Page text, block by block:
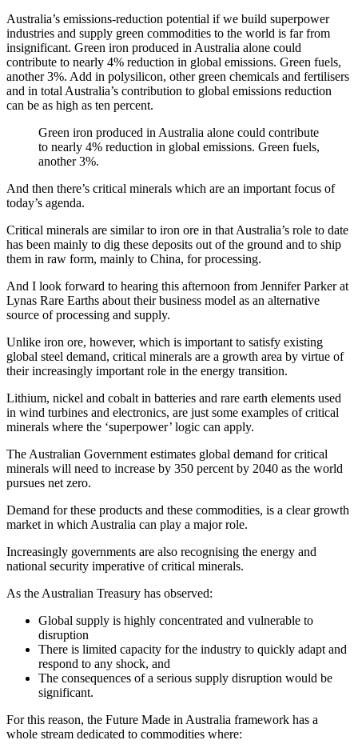
Australia’s emissions-reduction potential if we build superpower
industries and supply green commodities to the world is far from
insignificant. Green iron produced in Australia alone could
contribute to nearly 4% reduction in global emissions. Green fuels,
another 3%. Add in polysilicon, other green chemicals and fertilisers
and in total Australia’s contribution to global emissions reduction
can be as high as ten percent.​​​​‌ ‍ ​‍​‍‌‍ ‌ ​‍‌‍‍‌‌‍‌ ‌‍‍‌‌‍ ‍​‍​‍​ ‍‍​‍​‍‌ ​ ‌‍​‌‌‍ ‍‌‍‍‌‌ ‌​‌ ‍‌​‍ ‍‌‍‍‌‌‍ ​‍​‍​‍ ​​‍​‍‌‍‍​‌ ​‍‌‍‌‌‌‍‌‍​‍​‍​ ‍‍​‍​‍‌‍‍​‌ ‌​‌ ‌​‌ ​​​ ‍‍​‍ ​‍ ‌‍ ​‌‍ ‌‍​ ‌‍​‌‌‍ ​‌‍‍​‌‍ ‌ ​ ‌ ‌​​ ‍‍​ ​ ​ ​ ​ ​ ​ ​ ​‍ ‌‍‍‌‌‍ ‍‌ ‌​‌‍‌‌‌‍ ‍‌ ‌​​‍ ‌‍‌‌‌‍‌​‌‍‍‌‌ ‌​​‍ ‌‍ ‌‌‍ ‌‍‌​‌‍‌‌​ ‌‌ ​​‌ ​‍‌‍‌‌‌ ​ ‌‍‌‌‌‍ ‍‌ ‌​‌‍​‌‌ ‌​‌‍‍‌‌‍ ‌‍ ‍​ ‍ ‌‍‍‌‌‍‌​​ ‌‌‍‌‌​ ‌‌‌‍‌‍‌‍‌​‌‍​‍‌‍​‌​ ‌‌​ ‍‌​‍ ‌​ ​‍‌‍​‍​ ​​​ ​​​‍ ‌​ ‌​‌‍‌‍​ ‌‍‌‍‌​​‍ ‌‌‍​‌‌‍​‍‌‍​ ​ ​‍​‍ ‌​ ​‍‌‍‌​​ ​‌‌‍​‌​ ​‍​ ​‌​ ​​​ ‌ ​ ‌‍‌‍‌‍‌‍​‌​ ​‍​ ‍ ‌ ‌​‌ ‍‌‌ ​​‌‍‌‌​ ‌‌‍ ‍‌‍‌‌‌ ‌ ‌ ​ ​ ‍ ‌ ​​‌‍​‌‌ ‌​‌‍‍​​ ‌‌‍​ ‌‍ ‌‍ ‍‌ ‌​‌‍‌‌‌‍ ‍‌ ‌​​‍‌‌​ ‌‌‌​​‍‌‌ ‌‍‍ ‌‍‌‌‌ ‍‌​‍‌‌​ ​ ‌​‌​​‍‌‌​ ​ ‌​‌​​‍‌‌​ ​‍​ ​‍​ ​‌‌‍​ ​ ‍‌‌‍​ ‌‍​‌​ ‌‍​ ​‌‌‍‌‌‌‍‌​​ ​‍​ ‌ ‌‍‌‍​‍‌‌​ ​‍​ ​‍​‍‌‌​ ‌‌‌​‌​​‍ ‍‌‍​ ‌‍‍​‌‍‍‌‌‍ ​‌‍‌​‌ ​‍‌‍‌‌‌‍ ‍​‍‌‌​ ‌‌‌​​‍‌‌ ‌‍‍ ‌‍‌‌‌ ‍‌​‍‌‌​ ​ ‌​‌​​‍‌‌​ ​ ‌​‌​​‍‌‌​ ​‍​ ​‍​ ​‍​ ‍‌​ ‌ ​ ‌​‌‍​‌​ ‍‌​ ​‍​ ‌‌​ ​ ‌‍‌​‌‍​ ​ ‌‌​‍‌‌​ ​‍​ ​‍​‍‌‌​ ‌‌‌​‌​​‍ ‍‌ ‌​‌‍‌‌‌ ‍​‌ ‌​​ ‌‍​‍‌‍​‌‌ ​ ‌‍‌‌‌‌‌‌‌ ​‍‌‍ ​​ ‌‌‍‍​‌ ‌​‌ ‌​‌ ​​​‍‌‌​ ​ ‌​​‌​‍‌‌​ ​‍‌​‌‍​‍‌‌​ ​‍‌​‌‍‌‍ ​‌‍ ‌‍​ ‌‍​‌‌‍ ​‌‍‍​‌‍ ‌ ​ ‌ ‌​​‍‌‌​ ​ ‌​​‌​ ​ ​ ​ ​ ​ ​ ​ ​‍‌‍‌‍‍‌‌‍‌​​ ‌‌‍‌‌​ ‌‌‌‍‌‍‌‍‌​‌‍​‍‌‍​‌​ ‌‌​ ‍‌​‍ ‌​ ​‍‌‍​‍​ ​​​ ​​​‍ ‌​ ‌​‌‍‌‍​ ‌‍‌‍‌​​‍ ‌‌‍​‌‌‍​‍‌‍​ ​ ​‍​‍ ‌​ ​‍‌‍‌​​ ​‌‌‍​‌​ ​‍​ ​‌​ ​​​ ‌ ​ ‌‍‌‍‌‍‌‍​‌​ ​‍​‍‌‍‌ ‌​‌ ‍‌‌ ​​‌‍‌‌​ ‌‌‍ ‍‌‍‌‌‌ ‌ ‌ ​ ​‍‌‍‌ ​​‌‍​‌‌ ‌​‌‍‍​​ ‌‌‍​ ‌‍ ‌‍ ‍‌ ‌​‌‍‌‌‌‍ ‍‌ ‌​​‍‌‌​ ‌‌‌​​‍‌‌ ‌‍‍ ‌‍‌‌‌ ‍‌​‍‌‌​ ​ ‌​‌​​‍‌‌​ ​ ‌​‌​​‍‌‌​ ​‍​ ​‍​ ​‌‌‍​ ​ ‍‌‌‍​ ‌‍​‌​ ‌‍​ ​‌‌‍‌‌‌‍‌​​ ​‍​ ‌ ‌‍‌‍​‍‌‌​ ​‍​ ​‍​‍‌‌​ ‌‌‌​‌​​‍ ‍‌‍​ ‌‍‍​‌‍‍‌‌‍ ​‌‍‌​‌ ​‍‌‍‌‌‌‍ ‍​‍‌‌​ ‌‌‌​​‍‌‌ ‌‍‍ ‌‍‌‌‌ ‍‌​‍‌‌​ ​ ‌​‌​​‍‌‌​ ​ ‌​‌​​‍‌‌​ ​‍​ ​‍​ ​‍​ ‍‌​ ‌ ​ ‌​‌‍​‌​ ‍‌​ ​‍​ ‌‌​ ​ ‌‍‌​‌‍​ ​ ‌‌​‍‌‌​ ​‍​ ​‍​‍‌‌​ ‌‌‌​‌​​‍ ‍‌ ‌​‌‍‌‌‌ ‍​‌ ‌​​‍‌‍‌ ​​‌‍‌‌‌ ​‍‌ ​ ‌ ​​‌‍‌‌‌‍​ ‌ ‌​‌‍‍‌‌ ‌‍‌‍‌‌​ ‌‌ ​​‌ ‌‌‌‍​‍‌‍ ​‌‍‍‌‌ ​ ‌‍‍​‌‍‌‌‌‍‌​​‍​‍‌ ‌
Green iron produced in Australia alone could contribute
to nearly 4% reduction in global emissions. Green fuels,
another 3%.​​​​‌ ‍ ​‍​‍‌‍ ‌ ​‍‌‍‍‌‌‍‌ ‌‍‍‌‌‍ ‍​‍​‍​ ‍‍​‍​‍‌ ​ ‌‍​‌‌‍ ‍‌‍‍‌‌ ‌​‌ ‍‌​‍ ‍‌‍‍‌‌‍ ​‍​‍​‍ ​​‍​‍‌‍‍​‌ ​‍‌‍‌‌‌‍‌‍​‍​‍​ ‍‍​‍​‍‌‍‍​‌ ‌​‌ ‌​‌ ​​​ ‍‍​‍ ​‍ ‌‍ ​‌‍ ‌‍​ ‌‍​‌‌‍ ​‌‍‍​‌‍ ‌ ​ ‌ ‌​​ ‍‍​ ​ ​ ​ ​ ​ ​ ​ ​‍ ‌‍‍‌‌‍ ‍‌ ‌​‌‍‌‌‌‍ ‍‌ ‌​​‍ ‌‍‌‌‌‍‌​‌‍‍‌‌ ‌​​‍ ‌‍ ‌‌‍ ‌‍‌​‌‍‌‌​ ‌‌ ​​‌ ​‍‌‍‌‌‌ ​ ‌‍‌‌‌‍ ‍‌ ‌​‌‍​‌‌ ‌​‌‍‍‌‌‍ ‌‍ ‍​ ‍ ‌‍‍‌‌‍‌​​ ‌‌‍‌‌​ ‌‌‌‍‌‍‌‍‌​‌‍​‍‌‍​‌​ ‌‌​ ‍‌​‍ ‌​ ​‍‌‍​‍​ ​​​ ​​​‍ ‌​ ‌​‌‍‌‍​ ‌‍‌‍‌​​‍ ‌‌‍​‌‌‍​‍‌‍​ ​ ​‍​‍ ‌​ ​‍‌‍‌​​ ​‌‌‍​‌​ ​‍​ ​‌​ ​​​ ‌ ​ ‌‍‌‍‌‍‌‍​‌​ ​‍​ ‍ ‌ ‌​‌ ‍‌‌ ​​‌‍‌‌​ ‌‌‍ ‍‌‍‌‌‌ ‌ ‌ ​ ​ ‍ ‌ ​​‌‍​‌‌ ‌​‌‍‍​​ ‌‌‍​ ‌‍ ‌‍ ‍‌ ‌​‌‍‌‌‌‍ ‍‌ ‌​​‍‌‌​ ‌‌‌​​‍‌‌ ‌‍‍ ‌‍‌‌‌ ‍‌​‍‌‌​ ​ ‌​‌​​‍‌‌​ ​ ‌​‌​​‍‌‌​ ​‍​ ​‍‌‍​‍​ ‌​​ ‍​​ ​‍‌‍​ ‌‍​ ​ ​​​ ‌‌​ ‍‌‌‍​ ​ ‍​‌‍​‌​‍‌‌​ ​‍​ ​‍​‍‌‌​ ‌‌‌​‌​​‍ ‍‌ ​‌‌ ‌‌‌‍ ‌ ‌​‌‍‌‌​‍‌‌​ ‌‌‌​​‍‌‌ ‌‍‍ ‌‍‌‌‌ ‍‌​‍‌‌​ ​ ‌​‌​​‍‌‌​ ​ ‌​‌​​‍‌‌​ ​‍​ ​‍​ ​‌‌‍​ ​ ‍‌‌‍​ ‌‍​‌​ ‌‍​ ​‌‌‍‌‌‌‍‌​​ ​‍​ ‌ ‌‍‌‍​‍‌‌​ ​‍​ ​‍​‍‌‌​ ‌‌‌​‌​​‍ ‍‌‍​ ‌‍‍​‌‍‍‌‌‍ ​‌‍‌​‌ ​‍‌‍‌‌‌‍ ‍​‍‌‌​ ‌‌‌​​‍‌‌ ‌‍‍ ‌‍‌‌‌ ‍‌​‍‌‌​ ​ ‌​‌​​‍‌‌​ ​ ‌​‌​​‍‌‌​ ​‍​ ​‍​ ​‍​ ‍‌​ ‌ ​ ‌​‌‍​‌​ ‍‌​ ​‍​ ‌‌​ ​ ‌‍‌​‌‍​ ​ ‌‌​‍‌‌​ ​‍​ ​‍​‍‌‌​ ‌‌‌​‌​​‍ ‍‌ ‌​‌‍‌‌‌ ‍​‌ ‌​​ ‌‍​‍‌‍​‌‌ ​ ‌‍‌‌‌‌‌‌‌ ​‍‌‍ ​​ ‌‌‍‍​‌ ‌​‌ ‌​‌ ​​​‍‌‌​ ​ ‌​​‌​‍‌‌​ ​‍‌​‌‍​‍‌‌​ ​‍‌​‌‍‌‍ ​‌‍ ‌‍​ ‌‍​‌‌‍ ​‌‍‍​‌‍ ‌ ​ ‌ ‌​​‍‌‌​ ​ ‌​​‌​ ​ ​ ​ ​ ​ ​ ​ ​‍‌‍‌‍‍‌‌‍‌​​ ‌‌‍‌‌​ ‌‌‌‍‌‍‌‍‌​‌‍​‍‌‍​‌​ ‌‌​ ‍‌​‍ ‌​ ​‍‌‍​‍​ ​​​ ​​​‍ ‌​ ‌​‌‍‌‍​ ‌‍‌‍‌​​‍ ‌‌‍​‌‌‍​‍‌‍​ ​ ​‍​‍ ‌​ ​‍‌‍‌​​ ​‌‌‍​‌​ ​‍​ ​‌​ ​​​ ‌ ​ ‌‍‌‍‌‍‌‍​‌​ ​‍​‍‌‍‌ ‌​‌ ‍‌‌ ​​‌‍‌‌​ ‌‌‍ ‍‌‍‌‌‌ ‌ ‌ ​ ​‍‌‍‌ ​​‌‍​‌‌ ‌​‌‍‍​​ ‌‌‍​ ‌‍ ‌‍ ‍‌ ‌​‌‍‌‌‌‍ ‍‌ ‌​​‍‌‌​ ‌‌‌​​‍‌‌ ‌‍‍ ‌‍‌‌‌ ‍‌​‍‌‌​ ​ ‌​‌​​‍‌‌​ ​ ‌​‌​​‍‌‌​ ​‍​ ​‍‌‍​‍​ ‌​​ ‍​​ ​‍‌‍​ ‌‍​ ​ ​​​ ‌‌​ ‍‌‌‍​ ​ ‍​‌‍​‌​‍‌‌​ ​‍​ ​‍​‍‌‌​ ‌‌‌​‌​​‍ ‍‌ ​‌‌ ‌‌‌‍ ‌ ‌​‌‍‌‌​‍‌‌​ ‌‌‌​​‍‌‌ ‌‍‍ ‌‍‌‌‌ ‍‌​‍‌‌​ ​ ‌​‌​​‍‌‌​ ​ ‌​‌​​‍‌‌​ ​‍​ ​‍​ ​‌‌‍​ ​ ‍‌‌‍​ ‌‍​‌​ ‌‍​ ​‌‌‍‌‌‌‍‌​​ ​‍​ ‌ ‌‍‌‍​‍‌‌​ ​‍​ ​‍​‍‌‌​ ‌‌‌​‌​​‍ ‍‌‍​ ‌‍‍​‌‍‍‌‌‍ ​‌‍‌​‌ ​‍‌‍‌‌‌‍ ‍​‍‌‌​ ‌‌‌​​‍‌‌ ‌‍‍ ‌‍‌‌‌ ‍‌​‍‌‌​ ​ ‌​‌​​‍‌‌​ ​ ‌​‌​​‍‌‌​ ​‍​ ​‍​ ​‍​ ‍‌​ ‌ ​ ‌​‌‍​‌​ ‍‌​ ​‍​ ‌‌​ ​ ‌‍‌​‌‍​ ​ ‌‌​‍‌‌​ ​‍​ ​‍​‍‌‌​ ‌‌‌​‌​​‍ ‍‌ ‌​‌‍‌‌‌ ‍​‌ ‌​​‍‌‍‌ ​​‌‍‌‌‌ ​‍‌ ​ ‌ ​​‌‍‌‌‌‍​ ‌ ‌​‌‍‍‌‌ ‌‍‌‍‌‌​ ‌‌ ​​‌ ‌‌‌‍​‍‌‍ ​‌‍‍‌‌ ​ ‌‍‍​‌‍‌‌‌‍‌​​‍​‍‌ ‌
And then there’s critical minerals which are an important focus of
today’s agenda.​​​​‌ ‍ ​‍​‍‌‍ ‌ ​‍‌‍‍‌‌‍‌ ‌‍‍‌‌‍ ‍​‍​‍​ ‍‍​‍​‍‌ ​ ‌‍​‌‌‍ ‍‌‍‍‌‌ ‌​‌ ‍‌​‍ ‍‌‍‍‌‌‍ ​‍​‍​‍ ​​‍​‍‌‍‍​‌ ​‍‌‍‌‌‌‍‌‍​‍​‍​ ‍‍​‍​‍‌‍‍​‌ ‌​‌ ‌​‌ ​​​ ‍‍​‍ ​‍ ‌‍ ​‌‍ ‌‍​ ‌‍​‌‌‍ ​‌‍‍​‌‍ ‌ ​ ‌ ‌​​ ‍‍​ ​ ​ ​ ​ ​ ​ ​ ​‍ ‌‍‍‌‌‍ ‍‌ ‌​‌‍‌‌‌‍ ‍‌ ‌​​‍ ‌‍‌‌‌‍‌​‌‍‍‌‌ ‌​​‍ ‌‍ ‌‌‍ ‌‍‌​‌‍‌‌​ ‌‌ ​​‌ ​‍‌‍‌‌‌ ​ ‌‍‌‌‌‍ ‍‌ ‌​‌‍​‌‌ ‌​‌‍‍‌‌‍ ‌‍ ‍​ ‍ ‌‍‍‌‌‍‌​​ ‌‌‍‌‌​ ‌‌‌‍‌‍‌‍‌​‌‍​‍‌‍​‌​ ‌‌​ ‍‌​‍ ‌​ ​‍‌‍​‍​ ​​​ ​​​‍ ‌​ ‌​‌‍‌‍​ ‌‍‌‍‌​​‍ ‌‌‍​‌‌‍​‍‌‍​ ​ ​‍​‍ ‌​ ​‍‌‍‌​​ ​‌‌‍​‌​ ​‍​ ​‌​ ​​​ ‌ ​ ‌‍‌‍‌‍‌‍​‌​ ​‍​ ‍ ‌ ‌​‌ ‍‌‌ ​​‌‍‌‌​ ‌‌‍ ‍‌‍‌‌‌ ‌ ‌ ​ ​ ‍ ‌ ​​‌‍​‌‌ ‌​‌‍‍​​ ‌‌‍​ ‌‍ ‌‍ ‍‌ ‌​‌‍‌‌‌‍ ‍‌ ‌​​‍‌‌​ ‌‌‌​​‍‌‌ ‌‍‍ ‌‍‌‌‌ ‍‌​‍‌‌​ ​ ‌​‌​​‍‌‌​ ​ ‌​‌​​‍‌‌​ ​‍​ ​‍​ ​ ​ ​‍​ ​‍​ ​‍​ ‍​‌‍‌​​ ‌​​ ​‍​ ‍​‌‍‌‌​ ​​​ ‌​​‍‌‌​ ​‍​ ​‍​‍‌‌​ ‌‌‌​‌​​‍ ‍‌‍​ ‌‍‍​‌‍‍‌‌‍ ​‌‍‌​‌ ​‍‌‍‌‌‌‍ ‍​‍‌‌​ ‌‌‌​​‍‌‌ ‌‍‍ ‌‍‌‌‌ ‍‌​‍‌‌​ ​ ‌​‌​​‍‌‌​ ​ ‌​‌​​‍‌‌​ ​‍​ ​‍‌‍‌​‌‍​‍​ ‌‍‌‍​‌‌‍​‌​ ​‍‌‍​‌​ ​ ‌‍​‍​ ‍‌​ ‌‌​ ​‌​‍‌‌​ ​‍​ ​‍​‍‌‌​ ‌‌‌​‌​​‍ ‍‌ ‌​‌‍‌‌‌ ‍​‌ ‌​​ ‌‍​‍‌‍​‌‌ ​ ‌‍‌‌‌‌‌‌‌ ​‍‌‍ ​​ ‌‌‍‍​‌ ‌​‌ ‌​‌ ​​​‍‌‌​ ​ ‌​​‌​‍‌‌​ ​‍‌​‌‍​‍‌‌​ ​‍‌​‌‍‌‍ ​‌‍ ‌‍​ ‌‍​‌‌‍ ​‌‍‍​‌‍ ‌ ​ ‌ ‌​​‍‌‌​ ​ ‌​​‌​ ​ ​ ​ ​ ​ ​ ​ ​‍‌‍‌‍‍‌‌‍‌​​ ‌‌‍‌‌​ ‌‌‌‍‌‍‌‍‌​‌‍​‍‌‍​‌​ ‌‌​ ‍‌​‍ ‌​ ​‍‌‍​‍​ ​​​ ​​​‍ ‌​ ‌​‌‍‌‍​ ‌‍‌‍‌​​‍ ‌‌‍​‌‌‍​‍‌‍​ ​ ​‍​‍ ‌​ ​‍‌‍‌​​ ​‌‌‍​‌​ ​‍​ ​‌​ ​​​ ‌ ​ ‌‍‌‍‌‍‌‍​‌​ ​‍​‍‌‍‌ ‌​‌ ‍‌‌ ​​‌‍‌‌​ ‌‌‍ ‍‌‍‌‌‌ ‌ ‌ ​ ​‍‌‍‌ ​​‌‍​‌‌ ‌​‌‍‍​​ ‌‌‍​ ‌‍ ‌‍ ‍‌ ‌​‌‍‌‌‌‍ ‍‌ ‌​​‍‌‌​ ‌‌‌​​‍‌‌ ‌‍‍ ‌‍‌‌‌ ‍‌​‍‌‌​ ​ ‌​‌​​‍‌‌​ ​ ‌​‌​​‍‌‌​ ​‍​ ​‍​ ​ ​ ​‍​ ​‍​ ​‍​ ‍​‌‍‌​​ ‌​​ ​‍​ ‍​‌‍‌‌​ ​​​ ‌​​‍‌‌​ ​‍​ ​‍​‍‌‌​ ‌‌‌​‌​​‍ ‍‌‍​ ‌‍‍​‌‍‍‌‌‍ ​‌‍‌​‌ ​‍‌‍‌‌‌‍ ‍​‍‌‌​ ‌‌‌​​‍‌‌ ‌‍‍ ‌‍‌‌‌ ‍‌​‍‌‌​ ​ ‌​‌​​‍‌‌​ ​ ‌​‌​​‍‌‌​ ​‍​ ​‍‌‍‌​‌‍​‍​ ‌‍‌‍​‌‌‍​‌​ ​‍‌‍​‌​ ​ ‌‍​‍​ ‍‌​ ‌‌​ ​‌​‍‌‌​ ​‍​ ​‍​‍‌‌​ ‌‌‌​‌​​‍ ‍‌ ‌​‌‍‌‌‌ ‍​‌ ‌​​‍‌‍‌ ​​‌‍‌‌‌ ​‍‌ ​ ‌ ​​‌‍‌‌‌‍​ ‌ ‌​‌‍‍‌‌ ‌‍‌‍‌‌​ ‌‌ ​​‌ ‌‌‌‍​‍‌‍ ​‌‍‍‌‌ ​ ‌‍‍​‌‍‌‌‌‍‌​​‍​‍‌ ‌
Critical minerals are similar to iron ore in that Australia’s role to date
has been mainly to dig these deposits out of the ground and to ship
them in raw form, mainly to China, for processing.​​​​‌ ‍ ​‍​‍‌‍ ‌ ​‍‌‍‍‌‌‍‌ ‌‍‍‌‌‍ ‍​‍​‍​ ‍‍​‍​‍‌ ​ ‌‍​‌‌‍ ‍‌‍‍‌‌ ‌​‌ ‍‌​‍ ‍‌‍‍‌‌‍ ​‍​‍​‍ ​​‍​‍‌‍‍​‌ ​‍‌‍‌‌‌‍‌‍​‍​‍​ ‍‍​‍​‍‌‍‍​‌ ‌​‌ ‌​‌ ​​​ ‍‍​‍ ​‍ ‌‍ ​‌‍ ‌‍​ ‌‍​‌‌‍ ​‌‍‍​‌‍ ‌ ​ ‌ ‌​​ ‍‍​ ​ ​ ​ ​ ​ ​ ​ ​‍ ‌‍‍‌‌‍ ‍‌ ‌​‌‍‌‌‌‍ ‍‌ ‌​​‍ ‌‍‌‌‌‍‌​‌‍‍‌‌ ‌​​‍ ‌‍ ‌‌‍ ‌‍‌​‌‍‌‌​ ‌‌ ​​‌ ​‍‌‍‌‌‌ ​ ‌‍‌‌‌‍ ‍‌ ‌​‌‍​‌‌ ‌​‌‍‍‌‌‍ ‌‍ ‍​ ‍ ‌‍‍‌‌‍‌​​ ‌‌‍‌‌​ ‌‌‌‍‌‍‌‍‌​‌‍​‍‌‍​‌​ ‌‌​ ‍‌​‍ ‌​ ​‍‌‍​‍​ ​​​ ​​​‍ ‌​ ‌​‌‍‌‍​ ‌‍‌‍‌​​‍ ‌‌‍​‌‌‍​‍‌‍​ ​ ​‍​‍ ‌​ ​‍‌‍‌​​ ​‌‌‍​‌​ ​‍​ ​‌​ ​​​ ‌ ​ ‌‍‌‍‌‍‌‍​‌​ ​‍​ ‍ ‌ ‌​‌ ‍‌‌ ​​‌‍‌‌​ ‌‌‍ ‍‌‍‌‌‌ ‌ ‌ ​ ​ ‍ ‌ ​​‌‍​‌‌ ‌​‌‍‍​​ ‌‌‍​ ‌‍ ‌‍ ‍‌ ‌​‌‍‌‌‌‍ ‍‌ ‌​​‍‌‌​ ‌‌‌​​‍‌‌ ‌‍‍ ‌‍‌‌‌ ‍‌​‍‌‌​ ​ ‌​‌​​‍‌‌​ ​ ‌​‌​​‍‌‌​ ​‍​ ​‍‌‍​ ‌‍‌‌​ ​‍‌‍‌‍​ ‍​​ ‍​​ ‌‍‌‍‌​​ ‌‌​ ​ ​ ‍‌​ ​‍​‍‌‌​ ​‍​ ​‍​‍‌‌​ ‌‌‌​‌​​‍ ‍‌‍​ ‌‍‍​‌‍‍‌‌‍ ​‌‍‌​‌ ​‍‌‍‌‌‌‍ ‍​‍‌‌​ ‌‌‌​​‍‌‌ ‌‍‍ ‌‍‌‌‌ ‍‌​‍‌‌​ ​ ‌​‌​​‍‌‌​ ​ ‌​‌​​‍‌‌​ ​‍​ ​‍​ ‌ ‌‍​‍‌‍‌‌‌‍​‍‌‍‌‍​ ‌​​ ​ ​ ​ ‌‍​‍‌‍‌‍​ ‌ ‌‍​‌​‍‌‌​ ​‍​ ​‍​‍‌‌​ ‌‌‌​‌​​‍ ‍‌ ‌​‌‍‌‌‌ ‍​‌ ‌​​ ‌‍​‍‌‍​‌‌ ​ ‌‍‌‌‌‌‌‌‌ ​‍‌‍ ​​ ‌‌‍‍​‌ ‌​‌ ‌​‌ ​​​‍‌‌​ ​ ‌​​‌​‍‌‌​ ​‍‌​‌‍​‍‌‌​ ​‍‌​‌‍‌‍ ​‌‍ ‌‍​ ‌‍​‌‌‍ ​‌‍‍​‌‍ ‌ ​ ‌ ‌​​‍‌‌​ ​ ‌​​‌​ ​ ​ ​ ​ ​ ​ ​ ​‍‌‍‌‍‍‌‌‍‌​​ ‌‌‍‌‌​ ‌‌‌‍‌‍‌‍‌​‌‍​‍‌‍​‌​ ‌‌​ ‍‌​‍ ‌​ ​‍‌‍​‍​ ​​​ ​​​‍ ‌​ ‌​‌‍‌‍​ ‌‍‌‍‌​​‍ ‌‌‍​‌‌‍​‍‌‍​ ​ ​‍​‍ ‌​ ​‍‌‍‌​​ ​‌‌‍​‌​ ​‍​ ​‌​ ​​​ ‌ ​ ‌‍‌‍‌‍‌‍​‌​ ​‍​‍‌‍‌ ‌​‌ ‍‌‌ ​​‌‍‌‌​ ‌‌‍ ‍‌‍‌‌‌ ‌ ‌ ​ ​‍‌‍‌ ​​‌‍​‌‌ ‌​‌‍‍​​ ‌‌‍​ ‌‍ ‌‍ ‍‌ ‌​‌‍‌‌‌‍ ‍‌ ‌​​‍‌‌​ ‌‌‌​​‍‌‌ ‌‍‍ ‌‍‌‌‌ ‍‌​‍‌‌​ ​ ‌​‌​​‍‌‌​ ​ ‌​‌​​‍‌‌​ ​‍​ ​‍‌‍​ ‌‍‌‌​ ​‍‌‍‌‍​ ‍​​ ‍​​ ‌‍‌‍‌​​ ‌‌​ ​ ​ ‍‌​ ​‍​‍‌‌​ ​‍​ ​‍​‍‌‌​ ‌‌‌​‌​​‍ ‍‌‍​ ‌‍‍​‌‍‍‌‌‍ ​‌‍‌​‌ ​‍‌‍‌‌‌‍ ‍​‍‌‌​ ‌‌‌​​‍‌‌ ‌‍‍ ‌‍‌‌‌ ‍‌​‍‌‌​ ​ ‌​‌​​‍‌‌​ ​ ‌​‌​​‍‌‌​ ​‍​ ​‍​ ‌ ‌‍​‍‌‍‌‌‌‍​‍‌‍‌‍​ ‌​​ ​ ​ ​ ‌‍​‍‌‍‌‍​ ‌ ‌‍​‌​‍‌‌​ ​‍​ ​‍​‍‌‌​ ‌‌‌​‌​​‍ ‍‌ ‌​‌‍‌‌‌ ‍​‌ ‌​​‍‌‍‌ ​​‌‍‌‌‌ ​‍‌ ​ ‌ ​​‌‍‌‌‌‍​ ‌ ‌​‌‍‍‌‌ ‌‍‌‍‌‌​ ‌‌ ​​‌ ‌‌‌‍​‍‌‍ ​‌‍‍‌‌ ​ ‌‍‍​‌‍‌‌‌‍‌​​‍​‍‌ ‌
And I look forward to hearing this afternoon from Jennifer Parker at
Lynas Rare Earths about their business model as an alternative
source of processing and supply.​​​​‌ ‍ ​‍​‍‌‍ ‌ ​‍‌‍‍‌‌‍‌ ‌‍‍‌‌‍ ‍​‍​‍​ ‍‍​‍​‍‌ ​ ‌‍​‌‌‍ ‍‌‍‍‌‌ ‌​‌ ‍‌​‍ ‍‌‍‍‌‌‍ ​‍​‍​‍ ​​‍​‍‌‍‍​‌ ​‍‌‍‌‌‌‍‌‍​‍​‍​ ‍‍​‍​‍‌‍‍​‌ ‌​‌ ‌​‌ ​​​ ‍‍​‍ ​‍ ‌‍ ​‌‍ ‌‍​ ‌‍​‌‌‍ ​‌‍‍​‌‍ ‌ ​ ‌ ‌​​ ‍‍​ ​ ​ ​ ​ ​ ​ ​ ​‍ ‌‍‍‌‌‍ ‍‌ ‌​‌‍‌‌‌‍ ‍‌ ‌​​‍ ‌‍‌‌‌‍‌​‌‍‍‌‌ ‌​​‍ ‌‍ ‌‌‍ ‌‍‌​‌‍‌‌​ ‌‌ ​​‌ ​‍‌‍‌‌‌ ​ ‌‍‌‌‌‍ ‍‌ ‌​‌‍​‌‌ ‌​‌‍‍‌‌‍ ‌‍ ‍​ ‍ ‌‍‍‌‌‍‌​​ ‌‌‍‌‌​ ‌‌‌‍‌‍‌‍‌​‌‍​‍‌‍​‌​ ‌‌​ ‍‌​‍ ‌​ ​‍‌‍​‍​ ​​​ ​​​‍ ‌​ ‌​‌‍‌‍​ ‌‍‌‍‌​​‍ ‌‌‍​‌‌‍​‍‌‍​ ​ ​‍​‍ ‌​ ​‍‌‍‌​​ ​‌‌‍​‌​ ​‍​ ​‌​ ​​​ ‌ ​ ‌‍‌‍‌‍‌‍​‌​ ​‍​ ‍ ‌ ‌​‌ ‍‌‌ ​​‌‍‌‌​ ‌‌‍ ‍‌‍‌‌‌ ‌ ‌ ​ ​ ‍ ‌ ​​‌‍​‌‌ ‌​‌‍‍​​ ‌‌‍​ ‌‍ ‌‍ ‍‌ ‌​‌‍‌‌‌‍ ‍‌ ‌​​‍‌‌​ ‌‌‌​​‍‌‌ ‌‍‍ ‌‍‌‌‌ ‍‌​‍‌‌​ ​ ‌​‌​​‍‌‌​ ​ ‌​‌​​‍‌‌​ ​‍​ ​‍‌‍‌​​ ​ ‌‍​‌​ ​‍​ ‍‌‌‍‌​​ ​​​ ‌‍​ ‌‍‌‍​ ​ ‌‍​ ‌ ​‍‌‌​ ​‍​ ​‍​‍‌‌​ ‌‌‌​‌​​‍ ‍‌‍​ ‌‍‍​‌‍‍‌‌‍ ​‌‍‌​‌ ​‍‌‍‌‌‌‍ ‍​‍‌‌​ ‌‌‌​​‍‌‌ ‌‍‍ ‌‍‌‌‌ ‍‌​‍‌‌​ ​ ‌​‌​​‍‌‌​ ​ ‌​‌​​‍‌‌​ ​‍​ ​‍​ ​ ‌‍​ ​ ‌​​ ‌ ‌‍‌‌​ ​‍​ ‌​​ ​ ‌‍‌​​ ​ ‌‍‌​​ ‌ ​‍‌‌​ ​‍​ ​‍​‍‌‌​ ‌‌‌​‌​​‍ ‍‌ ‌​‌‍‌‌‌ ‍​‌ ‌​​ ‌‍​‍‌‍​‌‌ ​ ‌‍‌‌‌‌‌‌‌ ​‍‌‍ ​​ ‌‌‍‍​‌ ‌​‌ ‌​‌ ​​​‍‌‌​ ​ ‌​​‌​‍‌‌​ ​‍‌​‌‍​‍‌‌​ ​‍‌​‌‍‌‍ ​‌‍ ‌‍​ ‌‍​‌‌‍ ​‌‍‍​‌‍ ‌ ​ ‌ ‌​​‍‌‌​ ​ ‌​​‌​ ​ ​ ​ ​ ​ ​ ​ ​‍‌‍‌‍‍‌‌‍‌​​ ‌‌‍‌‌​ ‌‌‌‍‌‍‌‍‌​‌‍​‍‌‍​‌​ ‌‌​ ‍‌​‍ ‌​ ​‍‌‍​‍​ ​​​ ​​​‍ ‌​ ‌​‌‍‌‍​ ‌‍‌‍‌​​‍ ‌‌‍​‌‌‍​‍‌‍​ ​ ​‍​‍ ‌​ ​‍‌‍‌​​ ​‌‌‍​‌​ ​‍​ ​‌​ ​​​ ‌ ​ ‌‍‌‍‌‍‌‍​‌​ ​‍​‍‌‍‌ ‌​‌ ‍‌‌ ​​‌‍‌‌​ ‌‌‍ ‍‌‍‌‌‌ ‌ ‌ ​ ​‍‌‍‌ ​​‌‍​‌‌ ‌​‌‍‍​​ ‌‌‍​ ‌‍ ‌‍ ‍‌ ‌​‌‍‌‌‌‍ ‍‌ ‌​​‍‌‌​ ‌‌‌​​‍‌‌ ‌‍‍ ‌‍‌‌‌ ‍‌​‍‌‌​ ​ ‌​‌​​‍‌‌​ ​ ‌​‌​​‍‌‌​ ​‍​ ​‍‌‍‌​​ ​ ‌‍​‌​ ​‍​ ‍‌‌‍‌​​ ​​​ ‌‍​ ‌‍‌‍​ ​ ‌‍​ ‌ ​‍‌‌​ ​‍​ ​‍​‍‌‌​ ‌‌‌​‌​​‍ ‍‌‍​ ‌‍‍​‌‍‍‌‌‍ ​‌‍‌​‌ ​‍‌‍‌‌‌‍ ‍​‍‌‌​ ‌‌‌​​‍‌‌ ‌‍‍ ‌‍‌‌‌ ‍‌​‍‌‌​ ​ ‌​‌​​‍‌‌​ ​ ‌​‌​​‍‌‌​ ​‍​ ​‍​ ​ ‌‍​ ​ ‌​​ ‌ ‌‍‌‌​ ​‍​ ‌​​ ​ ‌‍‌​​ ​ ‌‍‌​​ ‌ ​‍‌‌​ ​‍​ ​‍​‍‌‌​ ‌‌‌​‌​​‍ ‍‌ ‌​‌‍‌‌‌ ‍​‌ ‌​​‍‌‍‌ ​​‌‍‌‌‌ ​‍‌ ​ ‌ ​​‌‍‌‌‌‍​ ‌ ‌​‌‍‍‌‌ ‌‍‌‍‌‌​ ‌‌ ​​‌ ‌‌‌‍​‍‌‍ ​‌‍‍‌‌ ​ ‌‍‍​‌‍‌‌‌‍‌​​‍​‍‌ ‌
Unlike iron ore, however, which is important to satisfy existing
global steel demand, critical minerals are a growth area by virtue of
their increasingly important role in the energy transition.​​​​‌ ‍ ​‍​‍‌‍ ‌ ​‍‌‍‍‌‌‍‌ ‌‍‍‌‌‍ ‍​‍​‍​ ‍‍​‍​‍‌ ​ ‌‍​‌‌‍ ‍‌‍‍‌‌ ‌​‌ ‍‌​‍ ‍‌‍‍‌‌‍ ​‍​‍​‍ ​​‍​‍‌‍‍​‌ ​‍‌‍‌‌‌‍‌‍​‍​‍​ ‍‍​‍​‍‌‍‍​‌ ‌​‌ ‌​‌ ​​​ ‍‍​‍ ​‍ ‌‍ ​‌‍ ‌‍​ ‌‍​‌‌‍ ​‌‍‍​‌‍ ‌ ​ ‌ ‌​​ ‍‍​ ​ ​ ​ ​ ​ ​ ​ ​‍ ‌‍‍‌‌‍ ‍‌ ‌​‌‍‌‌‌‍ ‍‌ ‌​​‍ ‌‍‌‌‌‍‌​‌‍‍‌‌ ‌​​‍ ‌‍ ‌‌‍ ‌‍‌​‌‍‌‌​ ‌‌ ​​‌ ​‍‌‍‌‌‌ ​ ‌‍‌‌‌‍ ‍‌ ‌​‌‍​‌‌ ‌​‌‍‍‌‌‍ ‌‍ ‍​ ‍ ‌‍‍‌‌‍‌​​ ‌‌‍‌‌​ ‌‌‌‍‌‍‌‍‌​‌‍​‍‌‍​‌​ ‌‌​ ‍‌​‍ ‌​ ​‍‌‍​‍​ ​​​ ​​​‍ ‌​ ‌​‌‍‌‍​ ‌‍‌‍‌​​‍ ‌‌‍​‌‌‍​‍‌‍​ ​ ​‍​‍ ‌​ ​‍‌‍‌​​ ​‌‌‍​‌​ ​‍​ ​‌​ ​​​ ‌ ​ ‌‍‌‍‌‍‌‍​‌​ ​‍​ ‍ ‌ ‌​‌ ‍‌‌ ​​‌‍‌‌​ ‌‌‍ ‍‌‍‌‌‌ ‌ ‌ ​ ​ ‍ ‌ ​​‌‍​‌‌ ‌​‌‍‍​​ ‌‌‍​ ‌‍ ‌‍ ‍‌ ‌​‌‍‌‌‌‍ ‍‌ ‌​​‍‌‌​ ‌‌‌​​‍‌‌ ‌‍‍ ‌‍‌‌‌ ‍‌​‍‌‌​ ​ ‌​‌​​‍‌‌​ ​ ‌​‌​​‍‌‌​ ​‍​ ​‍‌‍​‍‌‍‌‌​ ​​​ ​​​ ‌‌​ ​ ​ ‌‌​ ‌‌​ ​ ​ ​‍​ ​ ​ ​ ​‍‌‌​ ​‍​ ​‍​‍‌‌​ ‌‌‌​‌​​‍ ‍‌‍​ ‌‍‍​‌‍‍‌‌‍ ​‌‍‌​‌ ​‍‌‍‌‌‌‍ ‍​‍‌‌​ ‌‌‌​​‍‌‌ ‌‍‍ ‌‍‌‌‌ ‍‌​‍‌‌​ ​ ‌​‌​​‍‌‌​ ​ ‌​‌​​‍‌‌​ ​‍​ ​‍​ ‌​‌‍‌‌​ ‌‍​ ‌ ​ ‌ ​ ‌‌​ ​​​ ‍​‌‍​‍​ ​‌‌‍‌‌​ ‌‍​‍‌‌​ ​‍​ ​‍​‍‌‌​ ‌‌‌​‌​​‍ ‍‌ ‌​‌‍‌‌‌ ‍​‌ ‌​​ ‌‍​‍‌‍​‌‌ ​ ‌‍‌‌‌‌‌‌‌ ​‍‌‍ ​​ ‌‌‍‍​‌ ‌​‌ ‌​‌ ​​​‍‌‌​ ​ ‌​​‌​‍‌‌​ ​‍‌​‌‍​‍‌‌​ ​‍‌​‌‍‌‍ ​‌‍ ‌‍​ ‌‍​‌‌‍ ​‌‍‍​‌‍ ‌ ​ ‌ ‌​​‍‌‌​ ​ ‌​​‌​ ​ ​ ​ ​ ​ ​ ​ ​‍‌‍‌‍‍‌‌‍‌​​ ‌‌‍‌‌​ ‌‌‌‍‌‍‌‍‌​‌‍​‍‌‍​‌​ ‌‌​ ‍‌​‍ ‌​ ​‍‌‍​‍​ ​​​ ​​​‍ ‌​ ‌​‌‍‌‍​ ‌‍‌‍‌​​‍ ‌‌‍​‌‌‍​‍‌‍​ ​ ​‍​‍ ‌​ ​‍‌‍‌​​ ​‌‌‍​‌​ ​‍​ ​‌​ ​​​ ‌ ​ ‌‍‌‍‌‍‌‍​‌​ ​‍​‍‌‍‌ ‌​‌ ‍‌‌ ​​‌‍‌‌​ ‌‌‍ ‍‌‍‌‌‌ ‌ ‌ ​ ​‍‌‍‌ ​​‌‍​‌‌ ‌​‌‍‍​​ ‌‌‍​ ‌‍ ‌‍ ‍‌ ‌​‌‍‌‌‌‍ ‍‌ ‌​​‍‌‌​ ‌‌‌​​‍‌‌ ‌‍‍ ‌‍‌‌‌ ‍‌​‍‌‌​ ​ ‌​‌​​‍‌‌​ ​ ‌​‌​​‍‌‌​ ​‍​ ​‍‌‍​‍‌‍‌‌​ ​​​ ​​​ ‌‌​ ​ ​ ‌‌​ ‌‌​ ​ ​ ​‍​ ​ ​ ​ ​‍‌‌​ ​‍​ ​‍​‍‌‌​ ‌‌‌​‌​​‍ ‍‌‍​ ‌‍‍​‌‍‍‌‌‍ ​‌‍‌​‌ ​‍‌‍‌‌‌‍ ‍​‍‌‌​ ‌‌‌​​‍‌‌ ‌‍‍ ‌‍‌‌‌ ‍‌​‍‌‌​ ​ ‌​‌​​‍‌‌​ ​ ‌​‌​​‍‌‌​ ​‍​ ​‍​ ‌​‌‍‌‌​ ‌‍​ ‌ ​ ‌ ​ ‌‌​ ​​​ ‍​‌‍​‍​ ​‌‌‍‌‌​ ‌‍​‍‌‌​ ​‍​ ​‍​‍‌‌​ ‌‌‌​‌​​‍ ‍‌ ‌​‌‍‌‌‌ ‍​‌ ‌​​‍‌‍‌ ​​‌‍‌‌‌ ​‍‌ ​ ‌ ​​‌‍‌‌‌‍​ ‌ ‌​‌‍‍‌‌ ‌‍‌‍‌‌​ ‌‌ ​​‌ ‌‌‌‍​‍‌‍ ​‌‍‍‌‌ ​ ‌‍‍​‌‍‌‌‌‍‌​​‍​‍‌ ‌
Lithium, nickel and cobalt in batteries and rare earth elements used
in wind turbines and electronics, are just some examples of critical
minerals where the ‘superpower’ logic can apply.​​​​‌ ‍ ​‍​‍‌‍ ‌ ​‍‌‍‍‌‌‍‌ ‌‍‍‌‌‍ ‍​‍​‍​ ‍‍​‍​‍‌ ​ ‌‍​‌‌‍ ‍‌‍‍‌‌ ‌​‌ ‍‌​‍ ‍‌‍‍‌‌‍ ​‍​‍​‍ ​​‍​‍‌‍‍​‌ ​‍‌‍‌‌‌‍‌‍​‍​‍​ ‍‍​‍​‍‌‍‍​‌ ‌​‌ ‌​‌ ​​​ ‍‍​‍ ​‍ ‌‍ ​‌‍ ‌‍​ ‌‍​‌‌‍ ​‌‍‍​‌‍ ‌ ​ ‌ ‌​​ ‍‍​ ​ ​ ​ ​ ​ ​ ​ ​‍ ‌‍‍‌‌‍ ‍‌ ‌​‌‍‌‌‌‍ ‍‌ ‌​​‍ ‌‍‌‌‌‍‌​‌‍‍‌‌ ‌​​‍ ‌‍ ‌‌‍ ‌‍‌​‌‍‌‌​ ‌‌ ​​‌ ​‍‌‍‌‌‌ ​ ‌‍‌‌‌‍ ‍‌ ‌​‌‍​‌‌ ‌​‌‍‍‌‌‍ ‌‍ ‍​ ‍ ‌‍‍‌‌‍‌​​ ‌‌‍‌‌​ ‌‌‌‍‌‍‌‍‌​‌‍​‍‌‍​‌​ ‌‌​ ‍‌​‍ ‌​ ​‍‌‍​‍​ ​​​ ​​​‍ ‌​ ‌​‌‍‌‍​ ‌‍‌‍‌​​‍ ‌‌‍​‌‌‍​‍‌‍​ ​ ​‍​‍ ‌​ ​‍‌‍‌​​ ​‌‌‍​‌​ ​‍​ ​‌​ ​​​ ‌ ​ ‌‍‌‍‌‍‌‍​‌​ ​‍​ ‍ ‌ ‌​‌ ‍‌‌ ​​‌‍‌‌​ ‌‌‍ ‍‌‍‌‌‌ ‌ ‌ ​ ​ ‍ ‌ ​​‌‍​‌‌ ‌​‌‍‍​​ ‌‌‍​ ‌‍ ‌‍ ‍‌ ‌​‌‍‌‌‌‍ ‍‌ ‌​​‍‌‌​ ‌‌‌​​‍‌‌ ‌‍‍ ‌‍‌‌‌ ‍‌​‍‌‌​ ​ ‌​‌​​‍‌‌​ ​ ‌​‌​​‍‌‌​ ​‍​ ​‍​ ​ ​ ​‍‌‍​‍​ ​​​ ​​​ ‌‍​ ​‍​ ​‌​ ​​​ ​ ​ ‌ ‌‍‌‌​‍‌‌​ ​‍​ ​‍​‍‌‌​ ‌‌‌​‌​​‍ ‍‌‍​ ‌‍‍​‌‍‍‌‌‍ ​‌‍‌​‌ ​‍‌‍‌‌‌‍ ‍​‍‌‌​ ‌‌‌​​‍‌‌ ‌‍‍ ‌‍‌‌‌ ‍‌​‍‌‌​ ​ ‌​‌​​‍‌‌​ ​ ‌​‌​​‍‌‌​ ​‍​ ​‍​ ‍​‌‍‌​‌‍​ ‌‍​‌‌‍​ ​ ​​​ ​‍‌‍‌‌​ ‌​​ ‍‌​ ​​​ ​ ​‍‌‌​ ​‍​ ​‍​‍‌‌​ ‌‌‌​‌​​‍ ‍‌ ‌​‌‍‌‌‌ ‍​‌ ‌​​ ‌‍​‍‌‍​‌‌ ​ ‌‍‌‌‌‌‌‌‌ ​‍‌‍ ​​ ‌‌‍‍​‌ ‌​‌ ‌​‌ ​​​‍‌‌​ ​ ‌​​‌​‍‌‌​ ​‍‌​‌‍​‍‌‌​ ​‍‌​‌‍‌‍ ​‌‍ ‌‍​ ‌‍​‌‌‍ ​‌‍‍​‌‍ ‌ ​ ‌ ‌​​‍‌‌​ ​ ‌​​‌​ ​ ​ ​ ​ ​ ​ ​ ​‍‌‍‌‍‍‌‌‍‌​​ ‌‌‍‌‌​ ‌‌‌‍‌‍‌‍‌​‌‍​‍‌‍​‌​ ‌‌​ ‍‌​‍ ‌​ ​‍‌‍​‍​ ​​​ ​​​‍ ‌​ ‌​‌‍‌‍​ ‌‍‌‍‌​​‍ ‌‌‍​‌‌‍​‍‌‍​ ​ ​‍​‍ ‌​ ​‍‌‍‌​​ ​‌‌‍​‌​ ​‍​ ​‌​ ​​​ ‌ ​ ‌‍‌‍‌‍‌‍​‌​ ​‍​‍‌‍‌ ‌​‌ ‍‌‌ ​​‌‍‌‌​ ‌‌‍ ‍‌‍‌‌‌ ‌ ‌ ​ ​‍‌‍‌ ​​‌‍​‌‌ ‌​‌‍‍​​ ‌‌‍​ ‌‍ ‌‍ ‍‌ ‌​‌‍‌‌‌‍ ‍‌ ‌​​‍‌‌​ ‌‌‌​​‍‌‌ ‌‍‍ ‌‍‌‌‌ ‍‌​‍‌‌​ ​ ‌​‌​​‍‌‌​ ​ ‌​‌​​‍‌‌​ ​‍​ ​‍​ ​ ​ ​‍‌‍​‍​ ​​​ ​​​ ‌‍​ ​‍​ ​‌​ ​​​ ​ ​ ‌ ‌‍‌‌​‍‌‌​ ​‍​ ​‍​‍‌‌​ ‌‌‌​‌​​‍ ‍‌‍​ ‌‍‍​‌‍‍‌‌‍ ​‌‍‌​‌ ​‍‌‍‌‌‌‍ ‍​‍‌‌​ ‌‌‌​​‍‌‌ ‌‍‍ ‌‍‌‌‌ ‍‌​‍‌‌​ ​ ‌​‌​​‍‌‌​ ​ ‌​‌​​‍‌‌​ ​‍​ ​‍​ ‍​‌‍‌​‌‍​ ‌‍​‌‌‍​ ​ ​​​ ​‍‌‍‌‌​ ‌​​ ‍‌​ ​​​ ​ ​‍‌‌​ ​‍​ ​‍​‍‌‌​ ‌‌‌​‌​​‍ ‍‌ ‌​‌‍‌‌‌ ‍​‌ ‌​​‍‌‍‌ ​​‌‍‌‌‌ ​‍‌ ​ ‌ ​​‌‍‌‌‌‍​ ‌ ‌​‌‍‍‌‌ ‌‍‌‍‌‌​ ‌‌ ​​‌ ‌‌‌‍​‍‌‍ ​‌‍‍‌‌ ​ ‌‍‍​‌‍‌‌‌‍‌​​‍​‍‌ ‌
The Australian Government estimates global demand for critical
minerals will need to increase by 350 percent by 2040 as the world
pursues net zero.​​​​‌ ‍ ​‍​‍‌‍ ‌ ​‍‌‍‍‌‌‍‌ ‌‍‍‌‌‍ ‍​‍​‍​ ‍‍​‍​‍‌ ​ ‌‍​‌‌‍ ‍‌‍‍‌‌ ‌​‌ ‍‌​‍ ‍‌‍‍‌‌‍ ​‍​‍​‍ ​​‍​‍‌‍‍​‌ ​‍‌‍‌‌‌‍‌‍​‍​‍​ ‍‍​‍​‍‌‍‍​‌ ‌​‌ ‌​‌ ​​​ ‍‍​‍ ​‍ ‌‍ ​‌‍ ‌‍​ ‌‍​‌‌‍ ​‌‍‍​‌‍ ‌ ​ ‌ ‌​​ ‍‍​ ​ ​ ​ ​ ​ ​ ​ ​‍ ‌‍‍‌‌‍ ‍‌ ‌​‌‍‌‌‌‍ ‍‌ ‌​​‍ ‌‍‌‌‌‍‌​‌‍‍‌‌ ‌​​‍ ‌‍ ‌‌‍ ‌‍‌​‌‍‌‌​ ‌‌ ​​‌ ​‍‌‍‌‌‌ ​ ‌‍‌‌‌‍ ‍‌ ‌​‌‍​‌‌ ‌​‌‍‍‌‌‍ ‌‍ ‍​ ‍ ‌‍‍‌‌‍‌​​ ‌‌‍‌‌​ ‌‌‌‍‌‍‌‍‌​‌‍​‍‌‍​‌​ ‌‌​ ‍‌​‍ ‌​ ​‍‌‍​‍​ ​​​ ​​​‍ ‌​ ‌​‌‍‌‍​ ‌‍‌‍‌​​‍ ‌‌‍​‌‌‍​‍‌‍​ ​ ​‍​‍ ‌​ ​‍‌‍‌​​ ​‌‌‍​‌​ ​‍​ ​‌​ ​​​ ‌ ​ ‌‍‌‍‌‍‌‍​‌​ ​‍​ ‍ ‌ ‌​‌ ‍‌‌ ​​‌‍‌‌​ ‌‌‍ ‍‌‍‌‌‌ ‌ ‌ ​ ​ ‍ ‌ ​​‌‍​‌‌ ‌​‌‍‍​​ ‌‌‍​ ‌‍ ‌‍ ‍‌ ‌​‌‍‌‌‌‍ ‍‌ ‌​​‍‌‌​ ‌‌‌​​‍‌‌ ‌‍‍ ‌‍‌‌‌ ‍‌​‍‌‌​ ​ ‌​‌​​‍‌‌​ ​ ‌​‌​​‍‌‌​ ​‍​ ​‍‌‍‌​‌‍​‌​ ​‌​ ‌ ‌‍‌​‌‍​‌​ ​ ​ ‍​‌‍‌​​ ‌​​ ​​​ ‍​​‍‌‌​ ​‍​ ​‍​‍‌‌​ ‌‌‌​‌​​‍ ‍‌‍​ ‌‍‍​‌‍‍‌‌‍ ​‌‍‌​‌ ​‍‌‍‌‌‌‍ ‍​‍‌‌​ ‌‌‌​​‍‌‌ ‌‍‍ ‌‍‌‌‌ ‍‌​‍‌‌​ ​ ‌​‌​​‍‌‌​ ​ ‌​‌​​‍‌‌​ ​‍​ ​‍​ ‌‌‌‍​ ​ ​‌‌‍‌​​ ‌‌‌‍‌‌​ ‍​​ ‌‌​ ‌‌​ ​‍​ ‍‌‌‍​‍​‍‌‌​ ​‍​ ​‍​‍‌‌​ ‌‌‌​‌​​‍ ‍‌ ‌​‌‍‌‌‌ ‍​‌ ‌​​ ‌‍​‍‌‍​‌‌ ​ ‌‍‌‌‌‌‌‌‌ ​‍‌‍ ​​ ‌‌‍‍​‌ ‌​‌ ‌​‌ ​​​‍‌‌​ ​ ‌​​‌​‍‌‌​ ​‍‌​‌‍​‍‌‌​ ​‍‌​‌‍‌‍ ​‌‍ ‌‍​ ‌‍​‌‌‍ ​‌‍‍​‌‍ ‌ ​ ‌ ‌​​‍‌‌​ ​ ‌​​‌​ ​ ​ ​ ​ ​ ​ ​ ​‍‌‍‌‍‍‌‌‍‌​​ ‌‌‍‌‌​ ‌‌‌‍‌‍‌‍‌​‌‍​‍‌‍​‌​ ‌‌​ ‍‌​‍ ‌​ ​‍‌‍​‍​ ​​​ ​​​‍ ‌​ ‌​‌‍‌‍​ ‌‍‌‍‌​​‍ ‌‌‍​‌‌‍​‍‌‍​ ​ ​‍​‍ ‌​ ​‍‌‍‌​​ ​‌‌‍​‌​ ​‍​ ​‌​ ​​​ ‌ ​ ‌‍‌‍‌‍‌‍​‌​ ​‍​‍‌‍‌ ‌​‌ ‍‌‌ ​​‌‍‌‌​ ‌‌‍ ‍‌‍‌‌‌ ‌ ‌ ​ ​‍‌‍‌ ​​‌‍​‌‌ ‌​‌‍‍​​ ‌‌‍​ ‌‍ ‌‍ ‍‌ ‌​‌‍‌‌‌‍ ‍‌ ‌​​‍‌‌​ ‌‌‌​​‍‌‌ ‌‍‍ ‌‍‌‌‌ ‍‌​‍‌‌​ ​ ‌​‌​​‍‌‌​ ​ ‌​‌​​‍‌‌​ ​‍​ ​‍‌‍‌​‌‍​‌​ ​‌​ ‌ ‌‍‌​‌‍​‌​ ​ ​ ‍​‌‍‌​​ ‌​​ ​​​ ‍​​‍‌‌​ ​‍​ ​‍​‍‌‌​ ‌‌‌​‌​​‍ ‍‌‍​ ‌‍‍​‌‍‍‌‌‍ ​‌‍‌​‌ ​‍‌‍‌‌‌‍ ‍​‍‌‌​ ‌‌‌​​‍‌‌ ‌‍‍ ‌‍‌‌‌ ‍‌​‍‌‌​ ​ ‌​‌​​‍‌‌​ ​ ‌​‌​​‍‌‌​ ​‍​ ​‍​ ‌‌‌‍​ ​ ​‌‌‍‌​​ ‌‌‌‍‌‌​ ‍​​ ‌‌​ ‌‌​ ​‍​ ‍‌‌‍​‍​‍‌‌​ ​‍​ ​‍​‍‌‌​ ‌‌‌​‌​​‍ ‍‌ ‌​‌‍‌‌‌ ‍​‌ ‌​​‍‌‍‌ ​​‌‍‌‌‌ ​‍‌ ​ ‌ ​​‌‍‌‌‌‍​ ‌ ‌​‌‍‍‌‌ ‌‍‌‍‌‌​ ‌‌ ​​‌ ‌‌‌‍​‍‌‍ ​‌‍‍‌‌ ​ ‌‍‍​‌‍‌‌‌‍‌​​‍​‍‌ ‌
Demand for these products and these commodities, is a clear growth
market in which Australia can play a major role.​​​​‌ ‍ ​‍​‍‌‍ ‌ ​‍‌‍‍‌‌‍‌ ‌‍‍‌‌‍ ‍​‍​‍​ ‍‍​‍​‍‌ ​ ‌‍​‌‌‍ ‍‌‍‍‌‌ ‌​‌ ‍‌​‍ ‍‌‍‍‌‌‍ ​‍​‍​‍ ​​‍​‍‌‍‍​‌ ​‍‌‍‌‌‌‍‌‍​‍​‍​ ‍‍​‍​‍‌‍‍​‌ ‌​‌ ‌​‌ ​​​ ‍‍​‍ ​‍ ‌‍ ​‌‍ ‌‍​ ‌‍​‌‌‍ ​‌‍‍​‌‍ ‌ ​ ‌ ‌​​ ‍‍​ ​ ​ ​ ​ ​ ​ ​ ​‍ ‌‍‍‌‌‍ ‍‌ ‌​‌‍‌‌‌‍ ‍‌ ‌​​‍ ‌‍‌‌‌‍‌​‌‍‍‌‌ ‌​​‍ ‌‍ ‌‌‍ ‌‍‌​‌‍‌‌​ ‌‌ ​​‌ ​‍‌‍‌‌‌ ​ ‌‍‌‌‌‍ ‍‌ ‌​‌‍​‌‌ ‌​‌‍‍‌‌‍ ‌‍ ‍​ ‍ ‌‍‍‌‌‍‌​​ ‌‌‍‌‌​ ‌‌‌‍‌‍‌‍‌​‌‍​‍‌‍​‌​ ‌‌​ ‍‌​‍ ‌​ ​‍‌‍​‍​ ​​​ ​​​‍ ‌​ ‌​‌‍‌‍​ ‌‍‌‍‌​​‍ ‌‌‍​‌‌‍​‍‌‍​ ​ ​‍​‍ ‌​ ​‍‌‍‌​​ ​‌‌‍​‌​ ​‍​ ​‌​ ​​​ ‌ ​ ‌‍‌‍‌‍‌‍​‌​ ​‍​ ‍ ‌ ‌​‌ ‍‌‌ ​​‌‍‌‌​ ‌‌‍ ‍‌‍‌‌‌ ‌ ‌ ​ ​ ‍ ‌ ​​‌‍​‌‌ ‌​‌‍‍​​ ‌‌‍​ ‌‍ ‌‍ ‍‌ ‌​‌‍‌‌‌‍ ‍‌ ‌​​‍‌‌​ ‌‌‌​​‍‌‌ ‌‍‍ ‌‍‌‌‌ ‍‌​‍‌‌​ ​ ‌​‌​​‍‌‌​ ​ ‌​‌​​‍‌‌​ ​‍​ ​‍​ ​‌​ ‌‌​ ​​‌‍​‍‌‍‌‍‌‍‌​​ ‍‌​ ‌‍‌‍​‍‌‍‌​​ ​ ​ ‌‍​‍‌‌​ ​‍​ ​‍​‍‌‌​ ‌‌‌​‌​​‍ ‍‌‍​ ‌‍‍​‌‍‍‌‌‍ ​‌‍‌​‌ ​‍‌‍‌‌‌‍ ‍​‍‌‌​ ‌‌‌​​‍‌‌ ‌‍‍ ‌‍‌‌‌ ‍‌​‍‌‌​ ​ ‌​‌​​‍‌‌​ ​ ‌​‌​​‍‌‌​ ​‍​ ​‍​ ‍‌‌‍​‍​ ​​​ ‌ ‌‍‌‍​ ‌​‌‍‌‌‌‍​‌​ ​ ​ ​‍​ ‍​​ ‍​​‍‌‌​ ​‍​ ​‍​‍‌‌​ ‌‌‌​‌​​‍ ‍‌ ‌​‌‍‌‌‌ ‍​‌ ‌​​ ‌‍​‍‌‍​‌‌ ​ ‌‍‌‌‌‌‌‌‌ ​‍‌‍ ​​ ‌‌‍‍​‌ ‌​‌ ‌​‌ ​​​‍‌‌​ ​ ‌​​‌​‍‌‌​ ​‍‌​‌‍​‍‌‌​ ​‍‌​‌‍‌‍ ​‌‍ ‌‍​ ‌‍​‌‌‍ ​‌‍‍​‌‍ ‌ ​ ‌ ‌​​‍‌‌​ ​ ‌​​‌​ ​ ​ ​ ​ ​ ​ ​ ​‍‌‍‌‍‍‌‌‍‌​​ ‌‌‍‌‌​ ‌‌‌‍‌‍‌‍‌​‌‍​‍‌‍​‌​ ‌‌​ ‍‌​‍ ‌​ ​‍‌‍​‍​ ​​​ ​​​‍ ‌​ ‌​‌‍‌‍​ ‌‍‌‍‌​​‍ ‌‌‍​‌‌‍​‍‌‍​ ​ ​‍​‍ ‌​ ​‍‌‍‌​​ ​‌‌‍​‌​ ​‍​ ​‌​ ​​​ ‌ ​ ‌‍‌‍‌‍‌‍​‌​ ​‍​‍‌‍‌ ‌​‌ ‍‌‌ ​​‌‍‌‌​ ‌‌‍ ‍‌‍‌‌‌ ‌ ‌ ​ ​‍‌‍‌ ​​‌‍​‌‌ ‌​‌‍‍​​ ‌‌‍​ ‌‍ ‌‍ ‍‌ ‌​‌‍‌‌‌‍ ‍‌ ‌​​‍‌‌​ ‌‌‌​​‍‌‌ ‌‍‍ ‌‍‌‌‌ ‍‌​‍‌‌​ ​ ‌​‌​​‍‌‌​ ​ ‌​‌​​‍‌‌​ ​‍​ ​‍​ ​‌​ ‌‌​ ​​‌‍​‍‌‍‌‍‌‍‌​​ ‍‌​ ‌‍‌‍​‍‌‍‌​​ ​ ​ ‌‍​‍‌‌​ ​‍​ ​‍​‍‌‌​ ‌‌‌​‌​​‍ ‍‌‍​ ‌‍‍​‌‍‍‌‌‍ ​‌‍‌​‌ ​‍‌‍‌‌‌‍ ‍​‍‌‌​ ‌‌‌​​‍‌‌ ‌‍‍ ‌‍‌‌‌ ‍‌​‍‌‌​ ​ ‌​‌​​‍‌‌​ ​ ‌​‌​​‍‌‌​ ​‍​ ​‍​ ‍‌‌‍​‍​ ​​​ ‌ ‌‍‌‍​ ‌​‌‍‌‌‌‍​‌​ ​ ​ ​‍​ ‍​​ ‍​​‍‌‌​ ​‍​ ​‍​‍‌‌​ ‌‌‌​‌​​‍ ‍‌ ‌​‌‍‌‌‌ ‍​‌ ‌​​‍‌‍‌ ​​‌‍‌‌‌ ​‍‌ ​ ‌ ​​‌‍‌‌‌‍​ ‌ ‌​‌‍‍‌‌ ‌‍‌‍‌‌​ ‌‌ ​​‌ ‌‌‌‍​‍‌‍ ​‌‍‍‌‌ ​ ‌‍‍​‌‍‌‌‌‍‌​​‍​‍‌ ‌
Increasingly governments are also recognising the energy and
national security imperative of critical minerals.​​​​‌ ‍ ​‍​‍‌‍ ‌ ​‍‌‍‍‌‌‍‌ ‌‍‍‌‌‍ ‍​‍​‍​ ‍‍​‍​‍‌ ​ ‌‍​‌‌‍ ‍‌‍‍‌‌ ‌​‌ ‍‌​‍ ‍‌‍‍‌‌‍ ​‍​‍​‍ ​​‍​‍‌‍‍​‌ ​‍‌‍‌‌‌‍‌‍​‍​‍​ ‍‍​‍​‍‌‍‍​‌ ‌​‌ ‌​‌ ​​​ ‍‍​‍ ​‍ ‌‍ ​‌‍ ‌‍​ ‌‍​‌‌‍ ​‌‍‍​‌‍ ‌ ​ ‌ ‌​​ ‍‍​ ​ ​ ​ ​ ​ ​ ​ ​‍ ‌‍‍‌‌‍ ‍‌ ‌​‌‍‌‌‌‍ ‍‌ ‌​​‍ ‌‍‌‌‌‍‌​‌‍‍‌‌ ‌​​‍ ‌‍ ‌‌‍ ‌‍‌​‌‍‌‌​ ‌‌ ​​‌ ​‍‌‍‌‌‌ ​ ‌‍‌‌‌‍ ‍‌ ‌​‌‍​‌‌ ‌​‌‍‍‌‌‍ ‌‍ ‍​ ‍ ‌‍‍‌‌‍‌​​ ‌‌‍‌‌​ ‌‌‌‍‌‍‌‍‌​‌‍​‍‌‍​‌​ ‌‌​ ‍‌​‍ ‌​ ​‍‌‍​‍​ ​​​ ​​​‍ ‌​ ‌​‌‍‌‍​ ‌‍‌‍‌​​‍ ‌‌‍​‌‌‍​‍‌‍​ ​ ​‍​‍ ‌​ ​‍‌‍‌​​ ​‌‌‍​‌​ ​‍​ ​‌​ ​​​ ‌ ​ ‌‍‌‍‌‍‌‍​‌​ ​‍​ ‍ ‌ ‌​‌ ‍‌‌ ​​‌‍‌‌​ ‌‌‍ ‍‌‍‌‌‌ ‌ ‌ ​ ​ ‍ ‌ ​​‌‍​‌‌ ‌​‌‍‍​​ ‌‌‍​ ‌‍ ‌‍ ‍‌ ‌​‌‍‌‌‌‍ ‍‌ ‌​​‍‌‌​ ‌‌‌​​‍‌‌ ‌‍‍ ‌‍‌‌‌ ‍‌​‍‌‌​ ​ ‌​‌​​‍‌‌​ ​ ‌​‌​​‍‌‌​ ​‍​ ​‍‌‍​‌​ ‌ ‌‍‌​​ ‌‍​ ‌‌​ ‍​​ ‌​​ ‌​​ ​​​ ​‌​ ‌ ‌‍‌​​‍‌‌​ ​‍​ ​‍​‍‌‌​ ‌‌‌​‌​​‍ ‍‌‍​ ‌‍‍​‌‍‍‌‌‍ ​‌‍‌​‌ ​‍‌‍‌‌‌‍ ‍​‍‌‌​ ‌‌‌​​‍‌‌ ‌‍‍ ‌‍‌‌‌ ‍‌​‍‌‌​ ​ ‌​‌​​‍‌‌​ ​ ‌​‌​​‍‌‌​ ​‍​ ​‍​ ‍‌​ ‌‌‌‍‌‌​ ‌‌‌‍​‌​ ‌ ​ ‌ ​ ​‌​ ​​​ ‌ ​ ‌‌​ ‌‌​‍‌‌​ ​‍​ ​‍​‍‌‌​ ‌‌‌​‌​​‍ ‍‌ ‌​‌‍‌‌‌ ‍​‌ ‌​​ ‌‍​‍‌‍​‌‌ ​ ‌‍‌‌‌‌‌‌‌ ​‍‌‍ ​​ ‌‌‍‍​‌ ‌​‌ ‌​‌ ​​​‍‌‌​ ​ ‌​​‌​‍‌‌​ ​‍‌​‌‍​‍‌‌​ ​‍‌​‌‍‌‍ ​‌‍ ‌‍​ ‌‍​‌‌‍ ​‌‍‍​‌‍ ‌ ​ ‌ ‌​​‍‌‌​ ​ ‌​​‌​ ​ ​ ​ ​ ​ ​ ​ ​‍‌‍‌‍‍‌‌‍‌​​ ‌‌‍‌‌​ ‌‌‌‍‌‍‌‍‌​‌‍​‍‌‍​‌​ ‌‌​ ‍‌​‍ ‌​ ​‍‌‍​‍​ ​​​ ​​​‍ ‌​ ‌​‌‍‌‍​ ‌‍‌‍‌​​‍ ‌‌‍​‌‌‍​‍‌‍​ ​ ​‍​‍ ‌​ ​‍‌‍‌​​ ​‌‌‍​‌​ ​‍​ ​‌​ ​​​ ‌ ​ ‌‍‌‍‌‍‌‍​‌​ ​‍​‍‌‍‌ ‌​‌ ‍‌‌ ​​‌‍‌‌​ ‌‌‍ ‍‌‍‌‌‌ ‌ ‌ ​ ​‍‌‍‌ ​​‌‍​‌‌ ‌​‌‍‍​​ ‌‌‍​ ‌‍ ‌‍ ‍‌ ‌​‌‍‌‌‌‍ ‍‌ ‌​​‍‌‌​ ‌‌‌​​‍‌‌ ‌‍‍ ‌‍‌‌‌ ‍‌​‍‌‌​ ​ ‌​‌​​‍‌‌​ ​ ‌​‌​​‍‌‌​ ​‍​ ​‍‌‍​‌​ ‌ ‌‍‌​​ ‌‍​ ‌‌​ ‍​​ ‌​​ ‌​​ ​​​ ​‌​ ‌ ‌‍‌​​‍‌‌​ ​‍​ ​‍​‍‌‌​ ‌‌‌​‌​​‍ ‍‌‍​ ‌‍‍​‌‍‍‌‌‍ ​‌‍‌​‌ ​‍‌‍‌‌‌‍ ‍​‍‌‌​ ‌‌‌​​‍‌‌ ‌‍‍ ‌‍‌‌‌ ‍‌​‍‌‌​ ​ ‌​‌​​‍‌‌​ ​ ‌​‌​​‍‌‌​ ​‍​ ​‍​ ‍‌​ ‌‌‌‍‌‌​ ‌‌‌‍​‌​ ‌ ​ ‌ ​ ​‌​ ​​​ ‌ ​ ‌‌​ ‌‌​‍‌‌​ ​‍​ ​‍​‍‌‌​ ‌‌‌​‌​​‍ ‍‌ ‌​‌‍‌‌‌ ‍​‌ ‌​​‍‌‍‌ ​​‌‍‌‌‌ ​‍‌ ​ ‌ ​​‌‍‌‌‌‍​ ‌ ‌​‌‍‍‌‌ ‌‍‌‍‌‌​ ‌‌ ​​‌ ‌‌‌‍​‍‌‍ ​‌‍‍‌‌ ​ ‌‍‍​‌‍‌‌‌‍‌​​‍​‍‌ ‌
As the Australian Treasury has observed:​​​​‌ ‍ ​‍​‍‌‍ ‌ ​‍‌‍‍‌‌‍‌ ‌‍‍‌‌‍ ‍​‍​‍​ ‍‍​‍​‍‌ ​ ‌‍​‌‌‍ ‍‌‍‍‌‌ ‌​‌ ‍‌​‍ ‍‌‍‍‌‌‍ ​‍​‍​‍ ​​‍​‍‌‍‍​‌ ​‍‌‍‌‌‌‍‌‍​‍​‍​ ‍‍​‍​‍‌‍‍​‌ ‌​‌ ‌​‌ ​​​ ‍‍​‍ ​‍ ‌‍ ​‌‍ ‌‍​ ‌‍​‌‌‍ ​‌‍‍​‌‍ ‌ ​ ‌ ‌​​ ‍‍​ ​ ​ ​ ​ ​ ​ ​ ​‍ ‌‍‍‌‌‍ ‍‌ ‌​‌‍‌‌‌‍ ‍‌ ‌​​‍ ‌‍‌‌‌‍‌​‌‍‍‌‌ ‌​​‍ ‌‍ ‌‌‍ ‌‍‌​‌‍‌‌​ ‌‌ ​​‌ ​‍‌‍‌‌‌ ​ ‌‍‌‌‌‍ ‍‌ ‌​‌‍​‌‌ ‌​‌‍‍‌‌‍ ‌‍ ‍​ ‍ ‌‍‍‌‌‍‌​​ ‌‌‍‌‌​ ‌‌‌‍‌‍‌‍‌​‌‍​‍‌‍​‌​ ‌‌​ ‍‌​‍ ‌​ ​‍‌‍​‍​ ​​​ ​​​‍ ‌​ ‌​‌‍‌‍​ ‌‍‌‍‌​​‍ ‌‌‍​‌‌‍​‍‌‍​ ​ ​‍​‍ ‌​ ​‍‌‍‌​​ ​‌‌‍​‌​ ​‍​ ​‌​ ​​​ ‌ ​ ‌‍‌‍‌‍‌‍​‌​ ​‍​ ‍ ‌ ‌​‌ ‍‌‌ ​​‌‍‌‌​ ‌‌‍ ‍‌‍‌‌‌ ‌ ‌ ​ ​ ‍ ‌ ​​‌‍​‌‌ ‌​‌‍‍​​ ‌‌‍​ ‌‍ ‌‍ ‍‌ ‌​‌‍‌‌‌‍ ‍‌ ‌​​‍‌‌​ ‌‌‌​​‍‌‌ ‌‍‍ ‌‍‌‌‌ ‍‌​‍‌‌​ ​ ‌​‌​​‍‌‌​ ​ ‌​‌​​‍‌‌​ ​‍​ ​‍​ ‌‍‌‍​‍​ ​‌​ ‌‍‌‍‌‌​ ‍​‌‍‌‍‌‍‌​‌‍‌​​ ‍​​ ​​​ ‌‍​‍‌‌​ ​‍​ ​‍​‍‌‌​ ‌‌‌​‌​​‍ ‍‌‍​ ‌‍‍​‌‍‍‌‌‍ ​‌‍‌​‌ ​‍‌‍‌‌‌‍ ‍​‍‌‌​ ‌‌‌​​‍‌‌ ‌‍‍ ‌‍‌‌‌ ‍‌​‍‌‌​ ​ ‌​‌​​‍‌‌​ ​ ‌​‌​​‍‌‌​ ​‍​ ​‍​ ​‍‌‍​‌​ ‍​​ ​‍​ ​‌​ ​‍‌‍‌‍‌‍​ ‌‍​‌​ ‌​‌‍​‍​ ‌​​‍‌‌​ ​‍​ ​‍​‍‌‌​ ‌‌‌​‌​​‍ ‍‌ ‌​‌‍‌‌‌ ‍​‌ ‌​​ ‌‍​‍‌‍​‌‌ ​ ‌‍‌‌‌‌‌‌‌ ​‍‌‍ ​​ ‌‌‍‍​‌ ‌​‌ ‌​‌ ​​​‍‌‌​ ​ ‌​​‌​‍‌‌​ ​‍‌​‌‍​‍‌‌​ ​‍‌​‌‍‌‍ ​‌‍ ‌‍​ ‌‍​‌‌‍ ​‌‍‍​‌‍ ‌ ​ ‌ ‌​​‍‌‌​ ​ ‌​​‌​ ​ ​ ​ ​ ​ ​ ​ ​‍‌‍‌‍‍‌‌‍‌​​ ‌‌‍‌‌​ ‌‌‌‍‌‍‌‍‌​‌‍​‍‌‍​‌​ ‌‌​ ‍‌​‍ ‌​ ​‍‌‍​‍​ ​​​ ​​​‍ ‌​ ‌​‌‍‌‍​ ‌‍‌‍‌​​‍ ‌‌‍​‌‌‍​‍‌‍​ ​ ​‍​‍ ‌​ ​‍‌‍‌​​ ​‌‌‍​‌​ ​‍​ ​‌​ ​​​ ‌ ​ ‌‍‌‍‌‍‌‍​‌​ ​‍​‍‌‍‌ ‌​‌ ‍‌‌ ​​‌‍‌‌​ ‌‌‍ ‍‌‍‌‌‌ ‌ ‌ ​ ​‍‌‍‌ ​​‌‍​‌‌ ‌​‌‍‍​​ ‌‌‍​ ‌‍ ‌‍ ‍‌ ‌​‌‍‌‌‌‍ ‍‌ ‌​​‍‌‌​ ‌‌‌​​‍‌‌ ‌‍‍ ‌‍‌‌‌ ‍‌​‍‌‌​ ​ ‌​‌​​‍‌‌​ ​ ‌​‌​​‍‌‌​ ​‍​ ​‍​ ‌‍‌‍​‍​ ​‌​ ‌‍‌‍‌‌​ ‍​‌‍‌‍‌‍‌​‌‍‌​​ ‍​​ ​​​ ‌‍​‍‌‌​ ​‍​ ​‍​‍‌‌​ ‌‌‌​‌​​‍ ‍‌‍​ ‌‍‍​‌‍‍‌‌‍ ​‌‍‌​‌ ​‍‌‍‌‌‌‍ ‍​‍‌‌​ ‌‌‌​​‍‌‌ ‌‍‍ ‌‍‌‌‌ ‍‌​‍‌‌​ ​ ‌​‌​​‍‌‌​ ​ ‌​‌​​‍‌‌​ ​‍​ ​‍​ ​‍‌‍​‌​ ‍​​ ​‍​ ​‌​ ​‍‌‍‌‍‌‍​ ‌‍​‌​ ‌​‌‍​‍​ ‌​​‍‌‌​ ​‍​ ​‍​‍‌‌​ ‌‌‌​‌​​‍ ‍‌ ‌​‌‍‌‌‌ ‍​‌ ‌​​‍‌‍‌ ​​‌‍‌‌‌ ​‍‌ ​ ‌ ​​‌‍‌‌‌‍​ ‌ ‌​‌‍‍‌‌ ‌‍‌‍‌‌​ ‌‌ ​​‌ ‌‌‌‍​‍‌‍ ​‌‍‍‌‌ ​ ‌‍‍​‌‍‌‌‌‍‌​​‍​‍‌ ‌
Global supply is highly concentrated and vulnerable to
disruption​​​​‌ ‍ ​‍​‍‌‍ ‌ ​‍‌‍‍‌‌‍‌ ‌‍‍‌‌‍ ‍​‍​‍​ ‍‍​‍​‍‌ ​ ‌‍​‌‌‍ ‍‌‍‍‌‌ ‌​‌ ‍‌​‍ ‍‌‍‍‌‌‍ ​‍​‍​‍ ​​‍​‍‌‍‍​‌ ​‍‌‍‌‌‌‍‌‍​‍​‍​ ‍‍​‍​‍‌‍‍​‌ ‌​‌ ‌​‌ ​​​ ‍‍​‍ ​‍ ‌‍ ​‌‍ ‌‍​ ‌‍​‌‌‍ ​‌‍‍​‌‍ ‌ ​ ‌ ‌​​ ‍‍​ ​ ​ ​ ​ ​ ​ ​ ​‍ ‌‍‍‌‌‍ ‍‌ ‌​‌‍‌‌‌‍ ‍‌ ‌​​‍ ‌‍‌‌‌‍‌​‌‍‍‌‌ ‌​​‍ ‌‍ ‌‌‍ ‌‍‌​‌‍‌‌​ ‌‌ ​​‌ ​‍‌‍‌‌‌ ​ ‌‍‌‌‌‍ ‍‌ ‌​‌‍​‌‌ ‌​‌‍‍‌‌‍ ‌‍ ‍​ ‍ ‌‍‍‌‌‍‌​​ ‌‌‍‌‌​ ‌‌‌‍‌‍‌‍‌​‌‍​‍‌‍​‌​ ‌‌​ ‍‌​‍ ‌​ ​‍‌‍​‍​ ​​​ ​​​‍ ‌​ ‌​‌‍‌‍​ ‌‍‌‍‌​​‍ ‌‌‍​‌‌‍​‍‌‍​ ​ ​‍​‍ ‌​ ​‍‌‍‌​​ ​‌‌‍​‌​ ​‍​ ​‌​ ​​​ ‌ ​ ‌‍‌‍‌‍‌‍​‌​ ​‍​ ‍ ‌ ‌​‌ ‍‌‌ ​​‌‍‌‌​ ‌‌‍ ‍‌‍‌‌‌ ‌ ‌ ​ ​ ‍ ‌ ​​‌‍​‌‌ ‌​‌‍‍​​ ‌‌‍​ ‌‍ ‌‍ ‍‌ ‌​‌‍‌‌‌‍ ‍‌ ‌​​‍‌‌​ ‌‌‌​​‍‌‌ ‌‍‍ ‌‍‌‌‌ ‍‌​‍‌‌​ ​ ‌​‌​​‍‌‌​ ​ ‌​‌​​‍‌‌​ ​‍​ ​‍‌‍​‍‌‍​‌‌‍‌‌​ ‍​​ ‌‍‌‍​ ​ ‍‌​ ​ ​ ‌‌‌‍‌‍​ ‌‍​ ​ ​‍‌‌​ ​‍​ ​‍​‍‌‌​ ‌‌‌​‌​​‍ ‍‌‍​ ‌‍‍​‌‍‍‌‌‍ ​‌‍‌​‌ ​‍‌‍‌‌‌‍ ‍​‍‌‌​ ‌‌‌​​‍‌‌ ‌‍‍ ‌‍‌‌‌ ‍‌​‍‌‌​ ​ ‌​‌​​‍‌‌​ ​ ‌​‌​​‍‌‌​ ​‍​ ​‍​ ‍​​ ‍‌​ ​‍‌‍‌​​ ‌​‌‍​ ‌‍‌​​ ​ ​ ​​​ ‍‌‌‍​‍​ ‌ ​‍‌‌​ ​‍​ ​‍​‍‌‌​ ‌‌‌​‌​​‍ ‍‌ ‌​‌‍‌‌‌ ‍​‌ ‌​​ ‌‍​‍‌‍​‌‌ ​ ‌‍‌‌‌‌‌‌‌ ​‍‌‍ ​​ ‌‌‍‍​‌ ‌​‌ ‌​‌ ​​​‍‌‌​ ​ ‌​​‌​‍‌‌​ ​‍‌​‌‍​‍‌‌​ ​‍‌​‌‍‌‍ ​‌‍ ‌‍​ ‌‍​‌‌‍ ​‌‍‍​‌‍ ‌ ​ ‌ ‌​​‍‌‌​ ​ ‌​​‌​ ​ ​ ​ ​ ​ ​ ​ ​‍‌‍‌‍‍‌‌‍‌​​ ‌‌‍‌‌​ ‌‌‌‍‌‍‌‍‌​‌‍​‍‌‍​‌​ ‌‌​ ‍‌​‍ ‌​ ​‍‌‍​‍​ ​​​ ​​​‍ ‌​ ‌​‌‍‌‍​ ‌‍‌‍‌​​‍ ‌‌‍​‌‌‍​‍‌‍​ ​ ​‍​‍ ‌​ ​‍‌‍‌​​ ​‌‌‍​‌​ ​‍​ ​‌​ ​​​ ‌ ​ ‌‍‌‍‌‍‌‍​‌​ ​‍​‍‌‍‌ ‌​‌ ‍‌‌ ​​‌‍‌‌​ ‌‌‍ ‍‌‍‌‌‌ ‌ ‌ ​ ​‍‌‍‌ ​​‌‍​‌‌ ‌​‌‍‍​​ ‌‌‍​ ‌‍ ‌‍ ‍‌ ‌​‌‍‌‌‌‍ ‍‌ ‌​​‍‌‌​ ‌‌‌​​‍‌‌ ‌‍‍ ‌‍‌‌‌ ‍‌​‍‌‌​ ​ ‌​‌​​‍‌‌​ ​ ‌​‌​​‍‌‌​ ​‍​ ​‍‌‍​‍‌‍​‌‌‍‌‌​ ‍​​ ‌‍‌‍​ ​ ‍‌​ ​ ​ ‌‌‌‍‌‍​ ‌‍​ ​ ​‍‌‌​ ​‍​ ​‍​‍‌‌​ ‌‌‌​‌​​‍ ‍‌‍​ ‌‍‍​‌‍‍‌‌‍ ​‌‍‌​‌ ​‍‌‍‌‌‌‍ ‍​‍‌‌​ ‌‌‌​​‍‌‌ ‌‍‍ ‌‍‌‌‌ ‍‌​‍‌‌​ ​ ‌​‌​​‍‌‌​ ​ ‌​‌​​‍‌‌​ ​‍​ ​‍​ ‍​​ ‍‌​ ​‍‌‍‌​​ ‌​‌‍​ ‌‍‌​​ ​ ​ ​​​ ‍‌‌‍​‍​ ‌ ​‍‌‌​ ​‍​ ​‍​‍‌‌​ ‌‌‌​‌​​‍ ‍‌ ‌​‌‍‌‌‌ ‍​‌ ‌​​‍‌‍‌ ​​‌‍‌‌‌ ​‍‌ ​ ‌ ​​‌‍‌‌‌‍​ ‌ ‌​‌‍‍‌‌ ‌‍‌‍‌‌​ ‌‌ ​​‌ ‌‌‌‍​‍‌‍ ​‌‍‍‌‌ ​ ‌‍‍​‌‍‌‌‌‍‌​​‍​‍‌ ‌
There is limited capacity for the industry to quickly adapt and
respond to any shock, and​​​​‌ ‍ ​‍​‍‌‍ ‌ ​‍‌‍‍‌‌‍‌ ‌‍‍‌‌‍ ‍​‍​‍​ ‍‍​‍​‍‌ ​ ‌‍​‌‌‍ ‍‌‍‍‌‌ ‌​‌ ‍‌​‍ ‍‌‍‍‌‌‍ ​‍​‍​‍ ​​‍​‍‌‍‍​‌ ​‍‌‍‌‌‌‍‌‍​‍​‍​ ‍‍​‍​‍‌‍‍​‌ ‌​‌ ‌​‌ ​​​ ‍‍​‍ ​‍ ‌‍ ​‌‍ ‌‍​ ‌‍​‌‌‍ ​‌‍‍​‌‍ ‌ ​ ‌ ‌​​ ‍‍​ ​ ​ ​ ​ ​ ​ ​ ​‍ ‌‍‍‌‌‍ ‍‌ ‌​‌‍‌‌‌‍ ‍‌ ‌​​‍ ‌‍‌‌‌‍‌​‌‍‍‌‌ ‌​​‍ ‌‍ ‌‌‍ ‌‍‌​‌‍‌‌​ ‌‌ ​​‌ ​‍‌‍‌‌‌ ​ ‌‍‌‌‌‍ ‍‌ ‌​‌‍​‌‌ ‌​‌‍‍‌‌‍ ‌‍ ‍​ ‍ ‌‍‍‌‌‍‌​​ ‌‌‍‌‌​ ‌‌‌‍‌‍‌‍‌​‌‍​‍‌‍​‌​ ‌‌​ ‍‌​‍ ‌​ ​‍‌‍​‍​ ​​​ ​​​‍ ‌​ ‌​‌‍‌‍​ ‌‍‌‍‌​​‍ ‌‌‍​‌‌‍​‍‌‍​ ​ ​‍​‍ ‌​ ​‍‌‍‌​​ ​‌‌‍​‌​ ​‍​ ​‌​ ​​​ ‌ ​ ‌‍‌‍‌‍‌‍​‌​ ​‍​ ‍ ‌ ‌​‌ ‍‌‌ ​​‌‍‌‌​ ‌‌‍ ‍‌‍‌‌‌ ‌ ‌ ​ ​ ‍ ‌ ​​‌‍​‌‌ ‌​‌‍‍​​ ‌‌‍​ ‌‍ ‌‍ ‍‌ ‌​‌‍‌‌‌‍ ‍‌ ‌​​‍‌‌​ ‌‌‌​​‍‌‌ ‌‍‍ ‌‍‌‌‌ ‍‌​‍‌‌​ ​ ‌​‌​​‍‌‌​ ​ ‌​‌​​‍‌‌​ ​‍​ ​‍​ ​‌‌‍‌​​ ‌ ‌‍‌‍‌‍‌‌‌‍‌​​ ​ ​ ‍​​ ​​​ ​‌​ ​ ‌‍‌‍​‍‌‌​ ​‍​ ​‍​‍‌‌​ ‌‌‌​‌​​‍ ‍‌‍​ ‌‍‍​‌‍‍‌‌‍ ​‌‍‌​‌ ​‍‌‍‌‌‌‍ ‍​‍‌‌​ ‌‌‌​​‍‌‌ ‌‍‍ ‌‍‌‌‌ ‍‌​‍‌‌​ ​ ‌​‌​​‍‌‌​ ​ ‌​‌​​‍‌‌​ ​‍​ ​‍​ ‍​​ ​‍​ ‌‍‌‍​‍‌‍​‍‌‍​‍​ ​‍‌‍​‌​ ‌ ​ ‌​​ ​ ​ ‌‌​‍‌‌​ ​‍​ ​‍​‍‌‌​ ‌‌‌​‌​​‍ ‍‌ ‌​‌‍‌‌‌ ‍​‌ ‌​​ ‌‍​‍‌‍​‌‌ ​ ‌‍‌‌‌‌‌‌‌ ​‍‌‍ ​​ ‌‌‍‍​‌ ‌​‌ ‌​‌ ​​​‍‌‌​ ​ ‌​​‌​‍‌‌​ ​‍‌​‌‍​‍‌‌​ ​‍‌​‌‍‌‍ ​‌‍ ‌‍​ ‌‍​‌‌‍ ​‌‍‍​‌‍ ‌ ​ ‌ ‌​​‍‌‌​ ​ ‌​​‌​ ​ ​ ​ ​ ​ ​ ​ ​‍‌‍‌‍‍‌‌‍‌​​ ‌‌‍‌‌​ ‌‌‌‍‌‍‌‍‌​‌‍​‍‌‍​‌​ ‌‌​ ‍‌​‍ ‌​ ​‍‌‍​‍​ ​​​ ​​​‍ ‌​ ‌​‌‍‌‍​ ‌‍‌‍‌​​‍ ‌‌‍​‌‌‍​‍‌‍​ ​ ​‍​‍ ‌​ ​‍‌‍‌​​ ​‌‌‍​‌​ ​‍​ ​‌​ ​​​ ‌ ​ ‌‍‌‍‌‍‌‍​‌​ ​‍​‍‌‍‌ ‌​‌ ‍‌‌ ​​‌‍‌‌​ ‌‌‍ ‍‌‍‌‌‌ ‌ ‌ ​ ​‍‌‍‌ ​​‌‍​‌‌ ‌​‌‍‍​​ ‌‌‍​ ‌‍ ‌‍ ‍‌ ‌​‌‍‌‌‌‍ ‍‌ ‌​​‍‌‌​ ‌‌‌​​‍‌‌ ‌‍‍ ‌‍‌‌‌ ‍‌​‍‌‌​ ​ ‌​‌​​‍‌‌​ ​ ‌​‌​​‍‌‌​ ​‍​ ​‍​ ​‌‌‍‌​​ ‌ ‌‍‌‍‌‍‌‌‌‍‌​​ ​ ​ ‍​​ ​​​ ​‌​ ​ ‌‍‌‍​‍‌‌​ ​‍​ ​‍​‍‌‌​ ‌‌‌​‌​​‍ ‍‌‍​ ‌‍‍​‌‍‍‌‌‍ ​‌‍‌​‌ ​‍‌‍‌‌‌‍ ‍​‍‌‌​ ‌‌‌​​‍‌‌ ‌‍‍ ‌‍‌‌‌ ‍‌​‍‌‌​ ​ ‌​‌​​‍‌‌​ ​ ‌​‌​​‍‌‌​ ​‍​ ​‍​ ‍​​ ​‍​ ‌‍‌‍​‍‌‍​‍‌‍​‍​ ​‍‌‍​‌​ ‌ ​ ‌​​ ​ ​ ‌‌​‍‌‌​ ​‍​ ​‍​‍‌‌​ ‌‌‌​‌​​‍ ‍‌ ‌​‌‍‌‌‌ ‍​‌ ‌​​‍‌‍‌ ​​‌‍‌‌‌ ​‍‌ ​ ‌ ​​‌‍‌‌‌‍​ ‌ ‌​‌‍‍‌‌ ‌‍‌‍‌‌​ ‌‌ ​​‌ ‌‌‌‍​‍‌‍ ​‌‍‍‌‌ ​ ‌‍‍​‌‍‌‌‌‍‌​​‍​‍‌ ‌
The consequences of a serious supply disruption would be
significant.​​​​‌ ‍ ​‍​‍‌‍ ‌ ​‍‌‍‍‌‌‍‌ ‌‍‍‌‌‍ ‍​‍​‍​ ‍‍​‍​‍‌ ​ ‌‍​‌‌‍ ‍‌‍‍‌‌ ‌​‌ ‍‌​‍ ‍‌‍‍‌‌‍ ​‍​‍​‍ ​​‍​‍‌‍‍​‌ ​‍‌‍‌‌‌‍‌‍​‍​‍​ ‍‍​‍​‍‌‍‍​‌ ‌​‌ ‌​‌ ​​​ ‍‍​‍ ​‍ ‌‍ ​‌‍ ‌‍​ ‌‍​‌‌‍ ​‌‍‍​‌‍ ‌ ​ ‌ ‌​​ ‍‍​ ​ ​ ​ ​ ​ ​ ​ ​‍ ‌‍‍‌‌‍ ‍‌ ‌​‌‍‌‌‌‍ ‍‌ ‌​​‍ ‌‍‌‌‌‍‌​‌‍‍‌‌ ‌​​‍ ‌‍ ‌‌‍ ‌‍‌​‌‍‌‌​ ‌‌ ​​‌ ​‍‌‍‌‌‌ ​ ‌‍‌‌‌‍ ‍‌ ‌​‌‍​‌‌ ‌​‌‍‍‌‌‍ ‌‍ ‍​ ‍ ‌‍‍‌‌‍‌​​ ‌‌‍‌‌​ ‌‌‌‍‌‍‌‍‌​‌‍​‍‌‍​‌​ ‌‌​ ‍‌​‍ ‌​ ​‍‌‍​‍​ ​​​ ​​​‍ ‌​ ‌​‌‍‌‍​ ‌‍‌‍‌​​‍ ‌‌‍​‌‌‍​‍‌‍​ ​ ​‍​‍ ‌​ ​‍‌‍‌​​ ​‌‌‍​‌​ ​‍​ ​‌​ ​​​ ‌ ​ ‌‍‌‍‌‍‌‍​‌​ ​‍​ ‍ ‌ ‌​‌ ‍‌‌ ​​‌‍‌‌​ ‌‌‍ ‍‌‍‌‌‌ ‌ ‌ ​ ​ ‍ ‌ ​​‌‍​‌‌ ‌​‌‍‍​​ ‌‌‍​ ‌‍ ‌‍ ‍‌ ‌​‌‍‌‌‌‍ ‍‌ ‌​​‍‌‌​ ‌‌‌​​‍‌‌ ‌‍‍ ‌‍‌‌‌ ‍‌​‍‌‌​ ​ ‌​‌​​‍‌‌​ ​ ‌​‌​​‍‌‌​ ​‍​ ​‍​ ​‌‌‍‌‍​ ‍​​ ‌‍‌‍​‌​ ​‌​ ​​​ ​ ​ ​‍‌‍​‌‌‍​‌​ ‍​​‍‌‌​ ​‍​ ​‍​‍‌‌​ ‌‌‌​‌​​‍ ‍‌‍​ ‌‍‍​‌‍‍‌‌‍ ​‌‍‌​‌ ​‍‌‍‌‌‌‍ ‍​‍‌‌​ ‌‌‌​​‍‌‌ ‌‍‍ ‌‍‌‌‌ ‍‌​‍‌‌​ ​ ‌​‌​​‍‌‌​ ​ ‌​‌​​‍‌‌​ ​‍​ ​‍​ ‍‌​ ​‍‌‍​‍‌‍​‍​ ‌ ​ ‍​​ ​‌‌‍‌‌​ ‌‍​ ‌​‌‍‌‍​ ‌​​‍‌‌​ ​‍​ ​‍​‍‌‌​ ‌‌‌​‌​​‍ ‍‌ ‌​‌‍‌‌‌ ‍​‌ ‌​​ ‌‍​‍‌‍​‌‌ ​ ‌‍‌‌‌‌‌‌‌ ​‍‌‍ ​​ ‌‌‍‍​‌ ‌​‌ ‌​‌ ​​​‍‌‌​ ​ ‌​​‌​‍‌‌​ ​‍‌​‌‍​‍‌‌​ ​‍‌​‌‍‌‍ ​‌‍ ‌‍​ ‌‍​‌‌‍ ​‌‍‍​‌‍ ‌ ​ ‌ ‌​​‍‌‌​ ​ ‌​​‌​ ​ ​ ​ ​ ​ ​ ​ ​‍‌‍‌‍‍‌‌‍‌​​ ‌‌‍‌‌​ ‌‌‌‍‌‍‌‍‌​‌‍​‍‌‍​‌​ ‌‌​ ‍‌​‍ ‌​ ​‍‌‍​‍​ ​​​ ​​​‍ ‌​ ‌​‌‍‌‍​ ‌‍‌‍‌​​‍ ‌‌‍​‌‌‍​‍‌‍​ ​ ​‍​‍ ‌​ ​‍‌‍‌​​ ​‌‌‍​‌​ ​‍​ ​‌​ ​​​ ‌ ​ ‌‍‌‍‌‍‌‍​‌​ ​‍​‍‌‍‌ ‌​‌ ‍‌‌ ​​‌‍‌‌​ ‌‌‍ ‍‌‍‌‌‌ ‌ ‌ ​ ​‍‌‍‌ ​​‌‍​‌‌ ‌​‌‍‍​​ ‌‌‍​ ‌‍ ‌‍ ‍‌ ‌​‌‍‌‌‌‍ ‍‌ ‌​​‍‌‌​ ‌‌‌​​‍‌‌ ‌‍‍ ‌‍‌‌‌ ‍‌​‍‌‌​ ​ ‌​‌​​‍‌‌​ ​ ‌​‌​​‍‌‌​ ​‍​ ​‍​ ​‌‌‍‌‍​ ‍​​ ‌‍‌‍​‌​ ​‌​ ​​​ ​ ​ ​‍‌‍​‌‌‍​‌​ ‍​​‍‌‌​ ​‍​ ​‍​‍‌‌​ ‌‌‌​‌​​‍ ‍‌‍​ ‌‍‍​‌‍‍‌‌‍ ​‌‍‌​‌ ​‍‌‍‌‌‌‍ ‍​‍‌‌​ ‌‌‌​​‍‌‌ ‌‍‍ ‌‍‌‌‌ ‍‌​‍‌‌​ ​ ‌​‌​​‍‌‌​ ​ ‌​‌​​‍‌‌​ ​‍​ ​‍​ ‍‌​ ​‍‌‍​‍‌‍​‍​ ‌ ​ ‍​​ ​‌‌‍‌‌​ ‌‍​ ‌​‌‍‌‍​ ‌​​‍‌‌​ ​‍​ ​‍​‍‌‌​ ‌‌‌​‌​​‍ ‍‌ ‌​‌‍‌‌‌ ‍​‌ ‌​​‍‌‍‌ ​​‌‍‌‌‌ ​‍‌ ​ ‌ ​​‌‍‌‌‌‍​ ‌ ‌​‌‍‍‌‌ ‌‍‌‍‌‌​ ‌‌ ​​‌ ‌‌‌‍​‍‌‍ ​‌‍‍‌‌ ​ ‌‍‍​‌‍‌‌‌‍‌​​‍​‍‌ ‌
For this reason, the Future Made in Australia framework has a
whole stream dedicated to commodities where:​​​​‌ ‍ ​‍​‍‌‍ ‌ ​‍‌‍‍‌‌‍‌ ‌‍‍‌‌‍ ‍​‍​‍​ ‍‍​‍​‍‌ ​ ‌‍​‌‌‍ ‍‌‍‍‌‌ ‌​‌ ‍‌​‍ ‍‌‍‍‌‌‍ ​‍​‍​‍ ​​‍​‍‌‍‍​‌ ​‍‌‍‌‌‌‍‌‍​‍​‍​ ‍‍​‍​‍‌‍‍​‌ ‌​‌ ‌​‌ ​​​ ‍‍​‍ ​‍ ‌‍ ​‌‍ ‌‍​ ‌‍​‌‌‍ ​‌‍‍​‌‍ ‌ ​ ‌ ‌​​ ‍‍​ ​ ​ ​ ​ ​ ​ ​ ​‍ ‌‍‍‌‌‍ ‍‌ ‌​‌‍‌‌‌‍ ‍‌ ‌​​‍ ‌‍‌‌‌‍‌​‌‍‍‌‌ ‌​​‍ ‌‍ ‌‌‍ ‌‍‌​‌‍‌‌​ ‌‌ ​​‌ ​‍‌‍‌‌‌ ​ ‌‍‌‌‌‍ ‍‌ ‌​‌‍​‌‌ ‌​‌‍‍‌‌‍ ‌‍ ‍​ ‍ ‌‍‍‌‌‍‌​​ ‌‌‍‌‌​ ‌‌‌‍‌‍‌‍‌​‌‍​‍‌‍​‌​ ‌‌​ ‍‌​‍ ‌​ ​‍‌‍​‍​ ​​​ ​​​‍ ‌​ ‌​‌‍‌‍​ ‌‍‌‍‌​​‍ ‌‌‍​‌‌‍​‍‌‍​ ​ ​‍​‍ ‌​ ​‍‌‍‌​​ ​‌‌‍​‌​ ​‍​ ​‌​ ​​​ ‌ ​ ‌‍‌‍‌‍‌‍​‌​ ​‍​ ‍ ‌ ‌​‌ ‍‌‌ ​​‌‍‌‌​ ‌‌‍ ‍‌‍‌‌‌ ‌ ‌ ​ ​ ‍ ‌ ​​‌‍​‌‌ ‌​‌‍‍​​ ‌‌‍​ ‌‍ ‌‍ ‍‌ ‌​‌‍‌‌‌‍ ‍‌ ‌​​‍‌‌​ ‌‌‌​​‍‌‌ ‌‍‍ ‌‍‌‌‌ ‍‌​‍‌‌​ ​ ‌​‌​​‍‌‌​ ​ ‌​‌​​‍‌‌​ ​‍​ ​‍​ ‌‌‌‍‌‍​ ​‌​ ​‌‌‍‌‌​ ‌‌​ ‍‌​ ‌ ​ ‍‌​ ‌‌​ ‍‌​ ‌‍​‍‌‌​ ​‍​ ​‍​‍‌‌​ ‌‌‌​‌​​‍ ‍‌‍​ ‌‍‍​‌‍‍‌‌‍ ​‌‍‌​‌ ​‍‌‍‌‌‌‍ ‍​‍‌‌​ ‌‌‌​​‍‌‌ ‌‍‍ ‌‍‌‌‌ ‍‌​‍‌‌​ ​ ‌​‌​​‍‌‌​ ​ ‌​‌​​‍‌‌​ ​‍​ ​‍​ ​​​ ‍‌​ ‍​​ ‍‌‌‍‌‍​ ‌​​ ‌‌​ ‌​​ ‌ ​ ​ ‌‍‌​​ ‌ ​‍‌‌​ ​‍​ ​‍​‍‌‌​ ‌‌‌​‌​​‍ ‍‌ ‌​‌‍‌‌‌ ‍​‌ ‌​​ ‌‍​‍‌‍​‌‌ ​ ‌‍‌‌‌‌‌‌‌ ​‍‌‍ ​​ ‌‌‍‍​‌ ‌​‌ ‌​‌ ​​​‍‌‌​ ​ ‌​​‌​‍‌‌​ ​‍‌​‌‍​‍‌‌​ ​‍‌​‌‍‌‍ ​‌‍ ‌‍​ ‌‍​‌‌‍ ​‌‍‍​‌‍ ‌ ​ ‌ ‌​​‍‌‌​ ​ ‌​​‌​ ​ ​ ​ ​ ​ ​ ​ ​‍‌‍‌‍‍‌‌‍‌​​ ‌‌‍‌‌​ ‌‌‌‍‌‍‌‍‌​‌‍​‍‌‍​‌​ ‌‌​ ‍‌​‍ ‌​ ​‍‌‍​‍​ ​​​ ​​​‍ ‌​ ‌​‌‍‌‍​ ‌‍‌‍‌​​‍ ‌‌‍​‌‌‍​‍‌‍​ ​ ​‍​‍ ‌​ ​‍‌‍‌​​ ​‌‌‍​‌​ ​‍​ ​‌​ ​​​ ‌ ​ ‌‍‌‍‌‍‌‍​‌​ ​‍​‍‌‍‌ ‌​‌ ‍‌‌ ​​‌‍‌‌​ ‌‌‍ ‍‌‍‌‌‌ ‌ ‌ ​ ​‍‌‍‌ ​​‌‍​‌‌ ‌​‌‍‍​​ ‌‌‍​ ‌‍ ‌‍ ‍‌ ‌​‌‍‌‌‌‍ ‍‌ ‌​​‍‌‌​ ‌‌‌​​‍‌‌ ‌‍‍ ‌‍‌‌‌ ‍‌​‍‌‌​ ​ ‌​‌​​‍‌‌​ ​ ‌​‌​​‍‌‌​ ​‍​ ​‍​ ‌‌‌‍‌‍​ ​‌​ ​‌‌‍‌‌​ ‌‌​ ‍‌​ ‌ ​ ‍‌​ ‌‌​ ‍‌​ ‌‍​‍‌‌​ ​‍​ ​‍​‍‌‌​ ‌‌‌​‌​​‍ ‍‌‍​ ‌‍‍​‌‍‍‌‌‍ ​‌‍‌​‌ ​‍‌‍‌‌‌‍ ‍​‍‌‌​ ‌‌‌​​‍‌‌ ‌‍‍ ‌‍‌‌‌ ‍‌​‍‌‌​ ​ ‌​‌​​‍‌‌​ ​ ‌​‌​​‍‌‌​ ​‍​ ​‍​ ​​​ ‍‌​ ‍​​ ‍‌‌‍‌‍​ ‌​​ ‌‌​ ‌​​ ‌ ​ ​ ‌‍‌​​ ‌ ​‍‌‌​ ​‍​ ​‍​‍‌‌​ ‌‌‌​‌​​‍ ‍‌ ‌​‌‍‌‌‌ ‍​‌ ‌​​‍‌‍‌ ​​‌‍‌‌‌ ​‍‌ ​ ‌ ​​‌‍‌‌‌‍​ ‌ ‌​‌‍‍‌‌ ‌‍‌‍‌‌​ ‌‌ ​​‌ ‌‌‌‍​‍‌‍ ​‌‍‍‌‌ ​ ‌‍‍​‌‍‌‌‌‍‌​​‍​‍‌ ‌